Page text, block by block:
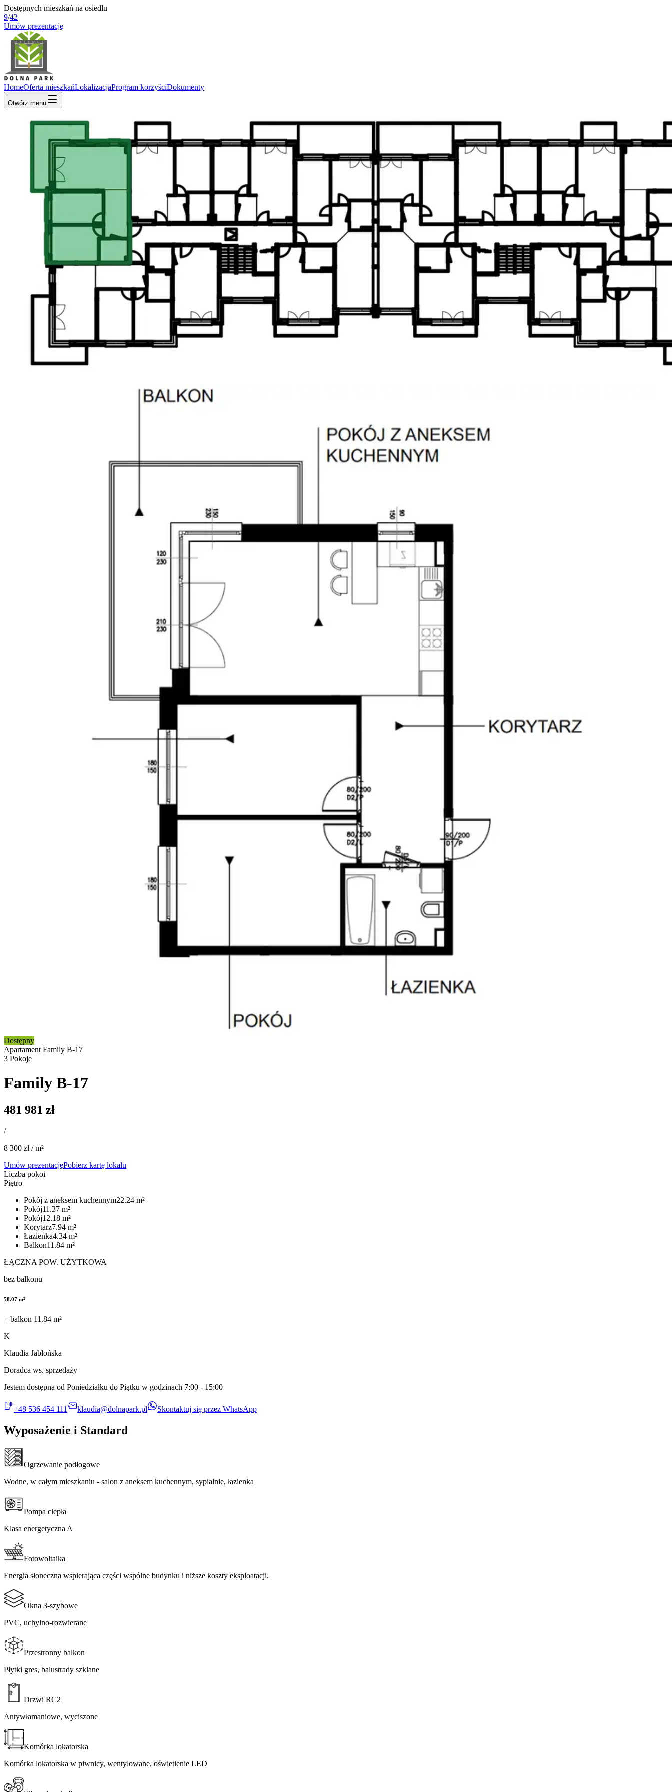
Dostępnych mieszkań na osiedlu
9/42
Umów prezentację
HomeOferta mieszkańLokalizacjaProgram korzyściDokumenty
Otwórz menu
Dostępny
Apartament Family B-17​​​​‌ ‍ ​‍​‍‌‍ ‌ ​‍‌‍‍‌‌‍‌ ‌‍‍‌‌‍ ‍​‍​‍​ ‍‍​‍​‍‌ ​ ‌‍​‌‌‍ ‍‌‍‍‌‌ ‌​‌ ‍‌​‍ ‍‌‍‍‌‌‍ ​‍​‍​‍ ​​‍​‍‌‍‍​‌ ​‍‌‍‌‌‌‍‌‍​‍​‍​ ‍‍​‍​‍​‍ ‌ ​ ‌ ‌​‌ ‌‌‌‍‌​‌‍‍‌‌‍ ​‍ ‌‍‍‌‌‍ ‍‌ ‌​‌‍‌‌‌‍ ‍‌ ‌​​‍ ‌‍‌‌‌‍‌​‌‍‍‌‌ ‌​​‍ ‌‍ ‌‌‍ ‌‍‌​‌‍‌‌​ ‌‌ ​​‌ ​‍‌‍‌‌‌ ​ ‌‍‌‌‌‍ ‍‌ ‌​‌‍​‌‌ ‌​‌‍‍‌‌‍ ‌‍ ‍​ ‍ ‌‍‍‌‌‍‌​​ ‌​ ​‌​ ​‍‌‍‌​‌‍​‍​ ‌​​ ‍‌‌‍‌​​ ‍​​‍ ‌‌‍​‌​ ‌‍​ ‌‌‌‍‌‌​‍ ‌​ ‌​‌‍​‍​ ​​​ ‌‍​‍ ‌​ ‍​​ ‌‌‌‍‌‍​ ‌‍​‍ ‌​ ​‌​ ​ ​ ‌ ​ ‌‌​ ‌​​ ‌​​ ​​​ ‌​‌‍‌‌‌‍​‌‌‍‌​​ ‌‍​ ‍ ‌ ‌​‌ ‍‌‌ ​​‌‍‌‌​ ‌‌‍​‌‌ ​​‌‍​‌‌ ​‍‌ ‌​‌‍ ‌‌‍‌‌‌‍ ‍‌ ‌​​ ‍ ‌ ​​‌‍​‌‌ ‌​‌‍‍​​ ‌‌‍ ‍‌‍​‌‌‍ ‌‌‍‌‌​ ‌‍​‍‌‍​‌‌ ​ ‌‍‌‌‌‌‌‌‌ ​‍‌‍ ​​ ‌​‍‌‌​ ​‍‌​‌‍‌ ​ ‌ ‌​‌ ‌‌‌‍‌​‌‍‍‌‌‍ ​‍‌‍‌‍‍‌‌‍‌​​ ‌​ ​‌​ ​‍‌‍‌​‌‍​‍​ ‌​​ ‍‌‌‍‌​​ ‍​​‍ ‌‌‍​‌​ ‌‍​ ‌‌‌‍‌‌​‍ ‌​ ‌​‌‍​‍​ ​​​ ‌‍​‍ ‌​ ‍​​ ‌‌‌‍‌‍​ ‌‍​‍ ‌​ ​‌​ ​ ​ ‌ ​ ‌‌​ ‌​​ ‌​​ ​​​ ‌​‌‍‌‌‌‍​‌‌‍‌​​ ‌‍​‍‌‍‌ ‌​‌ ‍‌‌ ​​‌‍‌‌​ ‌‌‍​‌‌ ​​‌‍​‌‌ ​‍‌ ‌​‌‍ ‌‌‍‌‌‌‍ ‍‌ ‌​​‍‌‍‌ ​​‌‍​‌‌ ‌​‌‍‍​​ ‌‌‍ ‍‌‍​‌‌‍ ‌‌‍‌‌​‍‌‍‌ ​​‌‍‌‌‌ ​‍‌ ​ ‌ ​​‌‍‌‌‌‍​ ‌ ‌​‌‍‍‌‌ ‌‍‌‍‌‌​ ‌‌ ​​‌ ‌‌‌‍​‍‌‍ ​‌‍‍‌‌ ​ ‌‍‍​‌‍‌‌‌‍‌​​‍​‍‌ ‌
3 Pokoje
Family B-17​​​​‌ ‍ ​‍​‍‌‍ ‌ ​‍‌‍‍‌‌‍‌ ‌‍‍‌‌‍ ‍​‍​‍​ ‍‍​‍​‍‌ ​ ‌‍​‌‌‍ ‍‌‍‍‌‌ ‌​‌ ‍‌​‍ ‍‌‍‍‌‌‍ ​‍​‍​‍ ​​‍​‍‌‍‍​‌ ​‍‌‍‌‌‌‍‌‍​‍​‍​ ‍‍​‍​‍​‍ ‌ ​ ‌ ‌​‌ ‌‌‌‍‌​‌‍‍‌‌‍ ​‍ ‌‍‍‌‌‍ ‍‌ ‌​‌‍‌‌‌‍ ‍‌ ‌​​‍ ‌‍‌‌‌‍‌​‌‍‍‌‌ ‌​​‍ ‌‍ ‌‌‍ ‌‍‌​‌‍‌‌​ ‌‌ ​​‌ ​‍‌‍‌‌‌ ​ ‌‍‌‌‌‍ ‍‌ ‌​‌‍​‌‌ ‌​‌‍‍‌‌‍ ‌‍ ‍​ ‍ ‌‍‍‌‌‍‌​​ ‌​ ​‌​ ​‍‌‍‌​‌‍​‍​ ‌​​ ‍‌‌‍‌​​ ‍​​‍ ‌‌‍​‌​ ‌‍​ ‌‌‌‍‌‌​‍ ‌​ ‌​‌‍​‍​ ​​​ ‌‍​‍ ‌​ ‍​​ ‌‌‌‍‌‍​ ‌‍​‍ ‌​ ​‌​ ​ ​ ‌ ​ ‌‌​ ‌​​ ‌​​ ​​​ ‌​‌‍‌‌‌‍​‌‌‍‌​​ ‌‍​ ‍ ‌ ‌​‌ ‍‌‌ ​​‌‍‌‌​ ‌‌‍​‌‌ ​​‌‍​‌‌ ​‍‌ ‌​‌‍ ‌‌‍‌‌‌‍ ‍‌ ‌​​ ‍ ‌ ​​‌‍​‌‌ ‌​‌‍‍​​ ‌‌‍ ‍‌‍​‌‌‍ ‌‌‍‌‌​ ‌‍​‍‌‍​‌‌ ​ ‌‍‌‌‌‌‌‌‌ ​‍‌‍ ​​ ‌​‍‌‌​ ​‍‌​‌‍‌ ​ ‌ ‌​‌ ‌‌‌‍‌​‌‍‍‌‌‍ ​‍‌‍‌‍‍‌‌‍‌​​ ‌​ ​‌​ ​‍‌‍‌​‌‍​‍​ ‌​​ ‍‌‌‍‌​​ ‍​​‍ ‌‌‍​‌​ ‌‍​ ‌‌‌‍‌‌​‍ ‌​ ‌​‌‍​‍​ ​​​ ‌‍​‍ ‌​ ‍​​ ‌‌‌‍‌‍​ ‌‍​‍ ‌​ ​‌​ ​ ​ ‌ ​ ‌‌​ ‌​​ ‌​​ ​​​ ‌​‌‍‌‌‌‍​‌‌‍‌​​ ‌‍​‍‌‍‌ ‌​‌ ‍‌‌ ​​‌‍‌‌​ ‌‌‍​‌‌ ​​‌‍​‌‌ ​‍‌ ‌​‌‍ ‌‌‍‌‌‌‍ ‍‌ ‌​​‍‌‍‌ ​​‌‍​‌‌ ‌​‌‍‍​​ ‌‌‍ ‍‌‍​‌‌‍ ‌‌‍‌‌​‍‌‍‌ ​​‌‍‌‌‌ ​‍‌ ​ ‌ ​​‌‍‌‌‌‍​ ‌ ‌​‌‍‍‌‌ ‌‍‌‍‌‌​ ‌‌ ​​‌ ‌‌‌‍​‍‌‍ ​‌‍‍‌‌ ​ ‌‍‍​‌‍‌‌‌‍‌​​‍​‍‌ ‌
481 981 zł
/
8 300 zł / m²
Umów prezentacjęPobierz kartę lokalu
Liczba pokoi
Piętro
Pokój z aneksem kuchennym​​​​‌ ‍ ​‍​‍‌‍ ‌ ​‍‌‍‍‌‌‍‌ ‌‍‍‌‌‍ ‍​‍​‍​ ‍‍​‍​‍‌ ​ ‌‍​‌‌‍ ‍‌‍‍‌‌ ‌​‌ ‍‌​‍ ‍‌‍‍‌‌‍ ​‍​‍​‍ ​​‍​‍‌‍‍​‌ ​‍‌‍‌‌‌‍‌‍​‍​‍​ ‍‍​‍​‍​‍ ‌ ​ ‌ ‌​‌ ‌‌‌‍‌​‌‍‍‌‌‍ ​‍ ‌‍‍‌‌‍ ‍‌ ‌​‌‍‌‌‌‍ ‍‌ ‌​​‍ ‌‍‌‌‌‍‌​‌‍‍‌‌ ‌​​‍ ‌‍ ‌‌‍ ‌‍‌​‌‍‌‌​ ‌‌ ​​‌ ​‍‌‍‌‌‌ ​ ‌‍‌‌‌‍ ‍‌ ‌​‌‍​‌‌ ‌​‌‍‍‌‌‍ ‌‍ ‍​ ‍ ‌‍‍‌‌‍‌​​ ‌​ ​‌​ ​‍‌‍‌​‌‍​‍​ ‌​​ ‍‌‌‍‌​​ ‍​​‍ ‌‌‍​‌​ ‌‍​ ‌‌‌‍‌‌​‍ ‌​ ‌​‌‍​‍​ ​​​ ‌‍​‍ ‌​ ‍​​ ‌‌‌‍‌‍​ ‌‍​‍ ‌​ ​‌​ ​ ​ ‌ ​ ‌‌​ ‌​​ ‌​​ ​​​ ‌​‌‍‌‌‌‍​‌‌‍‌​​ ‌‍​ ‍ ‌ ‌​‌ ‍‌‌ ​​‌‍‌‌​ ‌‌‍​‌‌ ​​‌‍​‌‌ ​‍‌ ‌​‌‍ ‌‌‍‌‌‌‍ ‍‌ ‌​​ ‍ ‌ ​​‌‍​‌‌ ‌​‌‍‍​​ ‌‌ ​‍‌‍ ‌‍ ‌‍ ‌‌ ​ ‌​‌​‌‍‌‌‌ ‌​‌‍​‌‌‍‍‌‌‍ ​‌ ​ ​‍‌‌​ ‌‌‌​​‍‌‌ ‌‍‍ ‌‍‌‌‌ ‍‌​‍‌‌​ ​ ‌​‌​​‍‌‌​ ​ ‌​‌​​‍‌‌​ ​‍​ ​‍​ ​‌‌‍‌​‌‍‌‍‌‍‌‌​ ‍‌​ ​ ​ ​​‌‍‌​​ ‌ ‌‍‌​‌‍​‍‌‍‌‍​‍‌‌​ ​‍​ ​‍​‍‌‌​ ‌‌‌​‌​​‍ ‍‌‍ ‍‌‍​‌‌‍ ‌‌‍‌‌​ ‌‍​‍‌‍​‌‌ ​ ‌‍‌‌‌‌‌‌‌ ​‍‌‍ ​​ ‌​‍‌‌​ ​‍‌​‌‍‌ ​ ‌ ‌​‌ ‌‌‌‍‌​‌‍‍‌‌‍ ​‍‌‍‌‍‍‌‌‍‌​​ ‌​ ​‌​ ​‍‌‍‌​‌‍​‍​ ‌​​ ‍‌‌‍‌​​ ‍​​‍ ‌‌‍​‌​ ‌‍​ ‌‌‌‍‌‌​‍ ‌​ ‌​‌‍​‍​ ​​​ ‌‍​‍ ‌​ ‍​​ ‌‌‌‍‌‍​ ‌‍​‍ ‌​ ​‌​ ​ ​ ‌ ​ ‌‌​ ‌​​ ‌​​ ​​​ ‌​‌‍‌‌‌‍​‌‌‍‌​​ ‌‍​‍‌‍‌ ‌​‌ ‍‌‌ ​​‌‍‌‌​ ‌‌‍​‌‌ ​​‌‍​‌‌ ​‍‌ ‌​‌‍ ‌‌‍‌‌‌‍ ‍‌ ‌​​‍‌‍‌ ​​‌‍​‌‌ ‌​‌‍‍​​ ‌‌ ​‍‌‍ ‌‍ ‌‍ ‌‌ ​ ‌​‌​‌‍‌‌‌ ‌​‌‍​‌‌‍‍‌‌‍ ​‌ ​ ​‍‌‌​ ‌‌‌​​‍‌‌ ‌‍‍ ‌‍‌‌‌ ‍‌​‍‌‌​ ​ ‌​‌​​‍‌‌​ ​ ‌​‌​​‍‌‌​ ​‍​ ​‍​ ​‌‌‍‌​‌‍‌‍‌‍‌‌​ ‍‌​ ​ ​ ​​‌‍‌​​ ‌ ‌‍‌​‌‍​‍‌‍‌‍​‍‌‌​ ​‍​ ​‍​‍‌‌​ ‌‌‌​‌​​‍ ‍‌‍ ‍‌‍​‌‌‍ ‌‌‍‌‌​‍‌‍‌ ​​‌‍‌‌‌ ​‍‌ ​ ‌ ​​‌‍‌‌‌‍​ ‌ ‌​‌‍‍‌‌ ‌‍‌‍‌‌​ ‌‌ ​​‌ ‌‌‌‍​‍‌‍ ​‌‍‍‌‌ ​ ‌‍‍​‌‍‌‌‌‍‌​​‍​‍‌ ‌22.24 m²
Pokój​​​​‌ ‍ ​‍​‍‌‍ ‌ ​‍‌‍‍‌‌‍‌ ‌‍‍‌‌‍ ‍​‍​‍​ ‍‍​‍​‍‌ ​ ‌‍​‌‌‍ ‍‌‍‍‌‌ ‌​‌ ‍‌​‍ ‍‌‍‍‌‌‍ ​‍​‍​‍ ​​‍​‍‌‍‍​‌ ​‍‌‍‌‌‌‍‌‍​‍​‍​ ‍‍​‍​‍​‍ ‌ ​ ‌ ‌​‌ ‌‌‌‍‌​‌‍‍‌‌‍ ​‍ ‌‍‍‌‌‍ ‍‌ ‌​‌‍‌‌‌‍ ‍‌ ‌​​‍ ‌‍‌‌‌‍‌​‌‍‍‌‌ ‌​​‍ ‌‍ ‌‌‍ ‌‍‌​‌‍‌‌​ ‌‌ ​​‌ ​‍‌‍‌‌‌ ​ ‌‍‌‌‌‍ ‍‌ ‌​‌‍​‌‌ ‌​‌‍‍‌‌‍ ‌‍ ‍​ ‍ ‌‍‍‌‌‍‌​​ ‌​ ​‌​ ​‍‌‍‌​‌‍​‍​ ‌​​ ‍‌‌‍‌​​ ‍​​‍ ‌‌‍​‌​ ‌‍​ ‌‌‌‍‌‌​‍ ‌​ ‌​‌‍​‍​ ​​​ ‌‍​‍ ‌​ ‍​​ ‌‌‌‍‌‍​ ‌‍​‍ ‌​ ​‌​ ​ ​ ‌ ​ ‌‌​ ‌​​ ‌​​ ​​​ ‌​‌‍‌‌‌‍​‌‌‍‌​​ ‌‍​ ‍ ‌ ‌​‌ ‍‌‌ ​​‌‍‌‌​ ‌‌‍​‌‌ ​​‌‍​‌‌ ​‍‌ ‌​‌‍ ‌‌‍‌‌‌‍ ‍‌ ‌​​ ‍ ‌ ​​‌‍​‌‌ ‌​‌‍‍​​ ‌‌ ​‍‌‍ ‌‍ ‌‍ ‌‌ ​ ‌​‌​‌‍‌‌‌ ‌​‌‍​‌‌‍‍‌‌‍ ​‌ ​ ​‍‌‌​ ‌‌‌​​‍‌‌ ‌‍‍ ‌‍‌‌‌ ‍‌​‍‌‌​ ​ ‌​‌​​‍‌‌​ ​ ‌​‌​​‍‌‌​ ​‍​ ​‍‌‍‌​​ ‌‌​ ​‌​ ​‍​ ‍​​ ​​​ ​ ​ ​‌​ ​ ​ ‌‍‌‍‌‌‌‍​ ​‍‌‌​ ​‍​ ​‍​‍‌‌​ ‌‌‌​‌​​‍ ‍‌‍ ‍‌‍​‌‌‍ ‌‌‍‌‌​ ‌‍​‍‌‍​‌‌ ​ ‌‍‌‌‌‌‌‌‌ ​‍‌‍ ​​ ‌​‍‌‌​ ​‍‌​‌‍‌ ​ ‌ ‌​‌ ‌‌‌‍‌​‌‍‍‌‌‍ ​‍‌‍‌‍‍‌‌‍‌​​ ‌​ ​‌​ ​‍‌‍‌​‌‍​‍​ ‌​​ ‍‌‌‍‌​​ ‍​​‍ ‌‌‍​‌​ ‌‍​ ‌‌‌‍‌‌​‍ ‌​ ‌​‌‍​‍​ ​​​ ‌‍​‍ ‌​ ‍​​ ‌‌‌‍‌‍​ ‌‍​‍ ‌​ ​‌​ ​ ​ ‌ ​ ‌‌​ ‌​​ ‌​​ ​​​ ‌​‌‍‌‌‌‍​‌‌‍‌​​ ‌‍​‍‌‍‌ ‌​‌ ‍‌‌ ​​‌‍‌‌​ ‌‌‍​‌‌ ​​‌‍​‌‌ ​‍‌ ‌​‌‍ ‌‌‍‌‌‌‍ ‍‌ ‌​​‍‌‍‌ ​​‌‍​‌‌ ‌​‌‍‍​​ ‌‌ ​‍‌‍ ‌‍ ‌‍ ‌‌ ​ ‌​‌​‌‍‌‌‌ ‌​‌‍​‌‌‍‍‌‌‍ ​‌ ​ ​‍‌‌​ ‌‌‌​​‍‌‌ ‌‍‍ ‌‍‌‌‌ ‍‌​‍‌‌​ ​ ‌​‌​​‍‌‌​ ​ ‌​‌​​‍‌‌​ ​‍​ ​‍‌‍‌​​ ‌‌​ ​‌​ ​‍​ ‍​​ ​​​ ​ ​ ​‌​ ​ ​ ‌‍‌‍‌‌‌‍​ ​‍‌‌​ ​‍​ ​‍​‍‌‌​ ‌‌‌​‌​​‍ ‍‌‍ ‍‌‍​‌‌‍ ‌‌‍‌‌​‍‌‍‌ ​​‌‍‌‌‌ ​‍‌ ​ ‌ ​​‌‍‌‌‌‍​ ‌ ‌​‌‍‍‌‌ ‌‍‌‍‌‌​ ‌‌ ​​‌ ‌‌‌‍​‍‌‍ ​‌‍‍‌‌ ​ ‌‍‍​‌‍‌‌‌‍‌​​‍​‍‌ ‌11.37 m²
Pokój​​​​‌ ‍ ​‍​‍‌‍ ‌ ​‍‌‍‍‌‌‍‌ ‌‍‍‌‌‍ ‍​‍​‍​ ‍‍​‍​‍‌ ​ ‌‍​‌‌‍ ‍‌‍‍‌‌ ‌​‌ ‍‌​‍ ‍‌‍‍‌‌‍ ​‍​‍​‍ ​​‍​‍‌‍‍​‌ ​‍‌‍‌‌‌‍‌‍​‍​‍​ ‍‍​‍​‍​‍ ‌ ​ ‌ ‌​‌ ‌‌‌‍‌​‌‍‍‌‌‍ ​‍ ‌‍‍‌‌‍ ‍‌ ‌​‌‍‌‌‌‍ ‍‌ ‌​​‍ ‌‍‌‌‌‍‌​‌‍‍‌‌ ‌​​‍ ‌‍ ‌‌‍ ‌‍‌​‌‍‌‌​ ‌‌ ​​‌ ​‍‌‍‌‌‌ ​ ‌‍‌‌‌‍ ‍‌ ‌​‌‍​‌‌ ‌​‌‍‍‌‌‍ ‌‍ ‍​ ‍ ‌‍‍‌‌‍‌​​ ‌​ ​‌​ ​‍‌‍‌​‌‍​‍​ ‌​​ ‍‌‌‍‌​​ ‍​​‍ ‌‌‍​‌​ ‌‍​ ‌‌‌‍‌‌​‍ ‌​ ‌​‌‍​‍​ ​​​ ‌‍​‍ ‌​ ‍​​ ‌‌‌‍‌‍​ ‌‍​‍ ‌​ ​‌​ ​ ​ ‌ ​ ‌‌​ ‌​​ ‌​​ ​​​ ‌​‌‍‌‌‌‍​‌‌‍‌​​ ‌‍​ ‍ ‌ ‌​‌ ‍‌‌ ​​‌‍‌‌​ ‌‌‍​‌‌ ​​‌‍​‌‌ ​‍‌ ‌​‌‍ ‌‌‍‌‌‌‍ ‍‌ ‌​​ ‍ ‌ ​​‌‍​‌‌ ‌​‌‍‍​​ ‌‌ ​‍‌‍ ‌‍ ‌‍ ‌‌ ​ ‌​‌​‌‍‌‌‌ ‌​‌‍​‌‌‍‍‌‌‍ ​‌ ​ ​‍‌‌​ ‌‌‌​​‍‌‌ ‌‍‍ ‌‍‌‌‌ ‍‌​‍‌‌​ ​ ‌​‌​​‍‌‌​ ​ ‌​‌​​‍‌‌​ ​‍​ ​‍​ ‍‌​ ‌‍​ ‌‌‌‍​‌​ ​‍​ ​‍‌‍‌​​ ​ ​ ‌‍​ ‍‌‌‍​‌​ ‍‌​‍‌‌​ ​‍​ ​‍​‍‌‌​ ‌‌‌​‌​​‍ ‍‌‍ ‍‌‍​‌‌‍ ‌‌‍‌‌​ ‌‍​‍‌‍​‌‌ ​ ‌‍‌‌‌‌‌‌‌ ​‍‌‍ ​​ ‌​‍‌‌​ ​‍‌​‌‍‌ ​ ‌ ‌​‌ ‌‌‌‍‌​‌‍‍‌‌‍ ​‍‌‍‌‍‍‌‌‍‌​​ ‌​ ​‌​ ​‍‌‍‌​‌‍​‍​ ‌​​ ‍‌‌‍‌​​ ‍​​‍ ‌‌‍​‌​ ‌‍​ ‌‌‌‍‌‌​‍ ‌​ ‌​‌‍​‍​ ​​​ ‌‍​‍ ‌​ ‍​​ ‌‌‌‍‌‍​ ‌‍​‍ ‌​ ​‌​ ​ ​ ‌ ​ ‌‌​ ‌​​ ‌​​ ​​​ ‌​‌‍‌‌‌‍​‌‌‍‌​​ ‌‍​‍‌‍‌ ‌​‌ ‍‌‌ ​​‌‍‌‌​ ‌‌‍​‌‌ ​​‌‍​‌‌ ​‍‌ ‌​‌‍ ‌‌‍‌‌‌‍ ‍‌ ‌​​‍‌‍‌ ​​‌‍​‌‌ ‌​‌‍‍​​ ‌‌ ​‍‌‍ ‌‍ ‌‍ ‌‌ ​ ‌​‌​‌‍‌‌‌ ‌​‌‍​‌‌‍‍‌‌‍ ​‌ ​ ​‍‌‌​ ‌‌‌​​‍‌‌ ‌‍‍ ‌‍‌‌‌ ‍‌​‍‌‌​ ​ ‌​‌​​‍‌‌​ ​ ‌​‌​​‍‌‌​ ​‍​ ​‍​ ‍‌​ ‌‍​ ‌‌‌‍​‌​ ​‍​ ​‍‌‍‌​​ ​ ​ ‌‍​ ‍‌‌‍​‌​ ‍‌​‍‌‌​ ​‍​ ​‍​‍‌‌​ ‌‌‌​‌​​‍ ‍‌‍ ‍‌‍​‌‌‍ ‌‌‍‌‌​‍‌‍‌ ​​‌‍‌‌‌ ​‍‌ ​ ‌ ​​‌‍‌‌‌‍​ ‌ ‌​‌‍‍‌‌ ‌‍‌‍‌‌​ ‌‌ ​​‌ ‌‌‌‍​‍‌‍ ​‌‍‍‌‌ ​ ‌‍‍​‌‍‌‌‌‍‌​​‍​‍‌ ‌12.18 m²
Korytarz​​​​‌ ‍ ​‍​‍‌‍ ‌ ​‍‌‍‍‌‌‍‌ ‌‍‍‌‌‍ ‍​‍​‍​ ‍‍​‍​‍‌ ​ ‌‍​‌‌‍ ‍‌‍‍‌‌ ‌​‌ ‍‌​‍ ‍‌‍‍‌‌‍ ​‍​‍​‍ ​​‍​‍‌‍‍​‌ ​‍‌‍‌‌‌‍‌‍​‍​‍​ ‍‍​‍​‍​‍ ‌ ​ ‌ ‌​‌ ‌‌‌‍‌​‌‍‍‌‌‍ ​‍ ‌‍‍‌‌‍ ‍‌ ‌​‌‍‌‌‌‍ ‍‌ ‌​​‍ ‌‍‌‌‌‍‌​‌‍‍‌‌ ‌​​‍ ‌‍ ‌‌‍ ‌‍‌​‌‍‌‌​ ‌‌ ​​‌ ​‍‌‍‌‌‌ ​ ‌‍‌‌‌‍ ‍‌ ‌​‌‍​‌‌ ‌​‌‍‍‌‌‍ ‌‍ ‍​ ‍ ‌‍‍‌‌‍‌​​ ‌​ ​‌​ ​‍‌‍‌​‌‍​‍​ ‌​​ ‍‌‌‍‌​​ ‍​​‍ ‌‌‍​‌​ ‌‍​ ‌‌‌‍‌‌​‍ ‌​ ‌​‌‍​‍​ ​​​ ‌‍​‍ ‌​ ‍​​ ‌‌‌‍‌‍​ ‌‍​‍ ‌​ ​‌​ ​ ​ ‌ ​ ‌‌​ ‌​​ ‌​​ ​​​ ‌​‌‍‌‌‌‍​‌‌‍‌​​ ‌‍​ ‍ ‌ ‌​‌ ‍‌‌ ​​‌‍‌‌​ ‌‌‍​‌‌ ​​‌‍​‌‌ ​‍‌ ‌​‌‍ ‌‌‍‌‌‌‍ ‍‌ ‌​​ ‍ ‌ ​​‌‍​‌‌ ‌​‌‍‍​​ ‌‌ ​‍‌‍ ‌‍ ‌‍ ‌‌ ​ ‌​‌​‌‍‌‌‌ ‌​‌‍​‌‌‍‍‌‌‍ ​‌ ​ ​‍‌‌​ ‌‌‌​​‍‌‌ ‌‍‍ ‌‍‌‌‌ ‍‌​‍‌‌​ ​ ‌​‌​​‍‌‌​ ​ ‌​‌​​‍‌‌​ ​‍​ ​‍​ ‌‌‌‍​‌​ ​ ​ ‍​‌‍​ ‌‍​‌​ ‌ ​ ‌‌‌‍​ ​ ‍​‌‍‌​​ ‍​​‍‌‌​ ​‍​ ​‍​‍‌‌​ ‌‌‌​‌​​‍ ‍‌‍ ‍‌‍​‌‌‍ ‌‌‍‌‌​ ‌‍​‍‌‍​‌‌ ​ ‌‍‌‌‌‌‌‌‌ ​‍‌‍ ​​ ‌​‍‌‌​ ​‍‌​‌‍‌ ​ ‌ ‌​‌ ‌‌‌‍‌​‌‍‍‌‌‍ ​‍‌‍‌‍‍‌‌‍‌​​ ‌​ ​‌​ ​‍‌‍‌​‌‍​‍​ ‌​​ ‍‌‌‍‌​​ ‍​​‍ ‌‌‍​‌​ ‌‍​ ‌‌‌‍‌‌​‍ ‌​ ‌​‌‍​‍​ ​​​ ‌‍​‍ ‌​ ‍​​ ‌‌‌‍‌‍​ ‌‍​‍ ‌​ ​‌​ ​ ​ ‌ ​ ‌‌​ ‌​​ ‌​​ ​​​ ‌​‌‍‌‌‌‍​‌‌‍‌​​ ‌‍​‍‌‍‌ ‌​‌ ‍‌‌ ​​‌‍‌‌​ ‌‌‍​‌‌ ​​‌‍​‌‌ ​‍‌ ‌​‌‍ ‌‌‍‌‌‌‍ ‍‌ ‌​​‍‌‍‌ ​​‌‍​‌‌ ‌​‌‍‍​​ ‌‌ ​‍‌‍ ‌‍ ‌‍ ‌‌ ​ ‌​‌​‌‍‌‌‌ ‌​‌‍​‌‌‍‍‌‌‍ ​‌ ​ ​‍‌‌​ ‌‌‌​​‍‌‌ ‌‍‍ ‌‍‌‌‌ ‍‌​‍‌‌​ ​ ‌​‌​​‍‌‌​ ​ ‌​‌​​‍‌‌​ ​‍​ ​‍​ ‌‌‌‍​‌​ ​ ​ ‍​‌‍​ ‌‍​‌​ ‌ ​ ‌‌‌‍​ ​ ‍​‌‍‌​​ ‍​​‍‌‌​ ​‍​ ​‍​‍‌‌​ ‌‌‌​‌​​‍ ‍‌‍ ‍‌‍​‌‌‍ ‌‌‍‌‌​‍‌‍‌ ​​‌‍‌‌‌ ​‍‌ ​ ‌ ​​‌‍‌‌‌‍​ ‌ ‌​‌‍‍‌‌ ‌‍‌‍‌‌​ ‌‌ ​​‌ ‌‌‌‍​‍‌‍ ​‌‍‍‌‌ ​ ‌‍‍​‌‍‌‌‌‍‌​​‍​‍‌ ‌7.94 m²
Łazienka​​​​‌ ‍ ​‍​‍‌‍ ‌ ​‍‌‍‍‌‌‍‌ ‌‍‍‌‌‍ ‍​‍​‍​ ‍‍​‍​‍‌ ​ ‌‍​‌‌‍ ‍‌‍‍‌‌ ‌​‌ ‍‌​‍ ‍‌‍‍‌‌‍ ​‍​‍​‍ ​​‍​‍‌‍‍​‌ ​‍‌‍‌‌‌‍‌‍​‍​‍​ ‍‍​‍​‍​‍ ‌ ​ ‌ ‌​‌ ‌‌‌‍‌​‌‍‍‌‌‍ ​‍ ‌‍‍‌‌‍ ‍‌ ‌​‌‍‌‌‌‍ ‍‌ ‌​​‍ ‌‍‌‌‌‍‌​‌‍‍‌‌ ‌​​‍ ‌‍ ‌‌‍ ‌‍‌​‌‍‌‌​ ‌‌ ​​‌ ​‍‌‍‌‌‌ ​ ‌‍‌‌‌‍ ‍‌ ‌​‌‍​‌‌ ‌​‌‍‍‌‌‍ ‌‍ ‍​ ‍ ‌‍‍‌‌‍‌​​ ‌​ ​‌​ ​‍‌‍‌​‌‍​‍​ ‌​​ ‍‌‌‍‌​​ ‍​​‍ ‌‌‍​‌​ ‌‍​ ‌‌‌‍‌‌​‍ ‌​ ‌​‌‍​‍​ ​​​ ‌‍​‍ ‌​ ‍​​ ‌‌‌‍‌‍​ ‌‍​‍ ‌​ ​‌​ ​ ​ ‌ ​ ‌‌​ ‌​​ ‌​​ ​​​ ‌​‌‍‌‌‌‍​‌‌‍‌​​ ‌‍​ ‍ ‌ ‌​‌ ‍‌‌ ​​‌‍‌‌​ ‌‌‍​‌‌ ​​‌‍​‌‌ ​‍‌ ‌​‌‍ ‌‌‍‌‌‌‍ ‍‌ ‌​​ ‍ ‌ ​​‌‍​‌‌ ‌​‌‍‍​​ ‌‌ ​‍‌‍ ‌‍ ‌‍ ‌‌ ​ ‌​‌​‌‍‌‌‌ ‌​‌‍​‌‌‍‍‌‌‍ ​‌ ​ ​‍‌‌​ ‌‌‌​​‍‌‌ ‌‍‍ ‌‍‌‌‌ ‍‌​‍‌‌​ ​ ‌​‌​​‍‌‌​ ​ ‌​‌​​‍‌‌​ ​‍​ ​‍‌‍‌​‌‍​ ​ ‍​‌‍‌‌‌‍​‍‌‍​ ‌‍​‍​ ‍‌​ ‌‍​ ​‌​ ‌ ​ ​​​‍‌‌​ ​‍​ ​‍​‍‌‌​ ‌‌‌​‌​​‍ ‍‌‍ ‍‌‍​‌‌‍ ‌‌‍‌‌​ ‌‍​‍‌‍​‌‌ ​ ‌‍‌‌‌‌‌‌‌ ​‍‌‍ ​​ ‌​‍‌‌​ ​‍‌​‌‍‌ ​ ‌ ‌​‌ ‌‌‌‍‌​‌‍‍‌‌‍ ​‍‌‍‌‍‍‌‌‍‌​​ ‌​ ​‌​ ​‍‌‍‌​‌‍​‍​ ‌​​ ‍‌‌‍‌​​ ‍​​‍ ‌‌‍​‌​ ‌‍​ ‌‌‌‍‌‌​‍ ‌​ ‌​‌‍​‍​ ​​​ ‌‍​‍ ‌​ ‍​​ ‌‌‌‍‌‍​ ‌‍​‍ ‌​ ​‌​ ​ ​ ‌ ​ ‌‌​ ‌​​ ‌​​ ​​​ ‌​‌‍‌‌‌‍​‌‌‍‌​​ ‌‍​‍‌‍‌ ‌​‌ ‍‌‌ ​​‌‍‌‌​ ‌‌‍​‌‌ ​​‌‍​‌‌ ​‍‌ ‌​‌‍ ‌‌‍‌‌‌‍ ‍‌ ‌​​‍‌‍‌ ​​‌‍​‌‌ ‌​‌‍‍​​ ‌‌ ​‍‌‍ ‌‍ ‌‍ ‌‌ ​ ‌​‌​‌‍‌‌‌ ‌​‌‍​‌‌‍‍‌‌‍ ​‌ ​ ​‍‌‌​ ‌‌‌​​‍‌‌ ‌‍‍ ‌‍‌‌‌ ‍‌​‍‌‌​ ​ ‌​‌​​‍‌‌​ ​ ‌​‌​​‍‌‌​ ​‍​ ​‍‌‍‌​‌‍​ ​ ‍​‌‍‌‌‌‍​‍‌‍​ ‌‍​‍​ ‍‌​ ‌‍​ ​‌​ ‌ ​ ​​​‍‌‌​ ​‍​ ​‍​‍‌‌​ ‌‌‌​‌​​‍ ‍‌‍ ‍‌‍​‌‌‍ ‌‌‍‌‌​‍‌‍‌ ​​‌‍‌‌‌ ​‍‌ ​ ‌ ​​‌‍‌‌‌‍​ ‌ ‌​‌‍‍‌‌ ‌‍‌‍‌‌​ ‌‌ ​​‌ ‌‌‌‍​‍‌‍ ​‌‍‍‌‌ ​ ‌‍‍​‌‍‌‌‌‍‌​​‍​‍‌ ‌4.34 m²
Balkon​​​​‌ ‍ ​‍​‍‌‍ ‌ ​‍‌‍‍‌‌‍‌ ‌‍‍‌‌‍ ‍​‍​‍​ ‍‍​‍​‍‌ ​ ‌‍​‌‌‍ ‍‌‍‍‌‌ ‌​‌ ‍‌​‍ ‍‌‍‍‌‌‍ ​‍​‍​‍ ​​‍​‍‌‍‍​‌ ​‍‌‍‌‌‌‍‌‍​‍​‍​ ‍‍​‍​‍​‍ ‌ ​ ‌ ‌​‌ ‌‌‌‍‌​‌‍‍‌‌‍ ​‍ ‌‍‍‌‌‍ ‍‌ ‌​‌‍‌‌‌‍ ‍‌ ‌​​‍ ‌‍‌‌‌‍‌​‌‍‍‌‌ ‌​​‍ ‌‍ ‌‌‍ ‌‍‌​‌‍‌‌​ ‌‌ ​​‌ ​‍‌‍‌‌‌ ​ ‌‍‌‌‌‍ ‍‌ ‌​‌‍​‌‌ ‌​‌‍‍‌‌‍ ‌‍ ‍​ ‍ ‌‍‍‌‌‍‌​​ ‌​ ​‌​ ​‍‌‍‌​‌‍​‍​ ‌​​ ‍‌‌‍‌​​ ‍​​‍ ‌‌‍​‌​ ‌‍​ ‌‌‌‍‌‌​‍ ‌​ ‌​‌‍​‍​ ​​​ ‌‍​‍ ‌​ ‍​​ ‌‌‌‍‌‍​ ‌‍​‍ ‌​ ​‌​ ​ ​ ‌ ​ ‌‌​ ‌​​ ‌​​ ​​​ ‌​‌‍‌‌‌‍​‌‌‍‌​​ ‌‍​ ‍ ‌ ‌​‌ ‍‌‌ ​​‌‍‌‌​ ‌‌‍​‌‌ ​​‌‍​‌‌ ​‍‌ ‌​‌‍ ‌‌‍‌‌‌‍ ‍‌ ‌​​ ‍ ‌ ​​‌‍​‌‌ ‌​‌‍‍​​ ‌‌ ​‍‌‍ ‌‍ ‌‍ ‌‌ ​ ‌​‌​‌‍‌‌‌ ‌​‌‍​‌‌‍‍‌‌‍ ​‌ ​ ​‍‌‌​ ‌‌‌​​‍‌‌ ‌‍‍ ‌‍‌‌‌ ‍‌​‍‌‌​ ​ ‌​‌​​‍‌‌​ ​ ‌​‌​​‍‌‌​ ​‍​ ​‍​ ‌​‌‍‌‌​ ​ ​ ‌​​ ‌‌​ ‌ ​ ​​​ ‍​‌‍​ ​ ​‌​ ‌‌​ ‌‌​‍‌‌​ ​‍​ ​‍​‍‌‌​ ‌‌‌​‌​​‍ ‍‌‍ ‍‌‍​‌‌‍ ‌‌‍‌‌​ ‌‍​‍‌‍​‌‌ ​ ‌‍‌‌‌‌‌‌‌ ​‍‌‍ ​​ ‌​‍‌‌​ ​‍‌​‌‍‌ ​ ‌ ‌​‌ ‌‌‌‍‌​‌‍‍‌‌‍ ​‍‌‍‌‍‍‌‌‍‌​​ ‌​ ​‌​ ​‍‌‍‌​‌‍​‍​ ‌​​ ‍‌‌‍‌​​ ‍​​‍ ‌‌‍​‌​ ‌‍​ ‌‌‌‍‌‌​‍ ‌​ ‌​‌‍​‍​ ​​​ ‌‍​‍ ‌​ ‍​​ ‌‌‌‍‌‍​ ‌‍​‍ ‌​ ​‌​ ​ ​ ‌ ​ ‌‌​ ‌​​ ‌​​ ​​​ ‌​‌‍‌‌‌‍​‌‌‍‌​​ ‌‍​‍‌‍‌ ‌​‌ ‍‌‌ ​​‌‍‌‌​ ‌‌‍​‌‌ ​​‌‍​‌‌ ​‍‌ ‌​‌‍ ‌‌‍‌‌‌‍ ‍‌ ‌​​‍‌‍‌ ​​‌‍​‌‌ ‌​‌‍‍​​ ‌‌ ​‍‌‍ ‌‍ ‌‍ ‌‌ ​ ‌​‌​‌‍‌‌‌ ‌​‌‍​‌‌‍‍‌‌‍ ​‌ ​ ​‍‌‌​ ‌‌‌​​‍‌‌ ‌‍‍ ‌‍‌‌‌ ‍‌​‍‌‌​ ​ ‌​‌​​‍‌‌​ ​ ‌​‌​​‍‌‌​ ​‍​ ​‍​ ‌​‌‍‌‌​ ​ ​ ‌​​ ‌‌​ ‌ ​ ​​​ ‍​‌‍​ ​ ​‌​ ‌‌​ ‌‌​‍‌‌​ ​‍​ ​‍​‍‌‌​ ‌‌‌​‌​​‍ ‍‌‍ ‍‌‍​‌‌‍ ‌‌‍‌‌​‍‌‍‌ ​​‌‍‌‌‌ ​‍‌ ​ ‌ ​​‌‍‌‌‌‍​ ‌ ‌​‌‍‍‌‌ ‌‍‌‍‌‌​ ‌‌ ​​‌ ‌‌‌‍​‍‌‍ ​‌‍‍‌‌ ​ ‌‍‍​‌‍‌‌‌‍‌​​‍​‍‌ ‌11.84 m²
ŁĄCZNA POW. UŻYTKOWA
bez balkonu
58.07 m²
+ balkon 11.84 m²
K
Klaudia Jabłońska​​​​‌ ‍ ​‍​‍‌‍ ‌ ​‍‌‍‍‌‌‍‌ ‌‍‍‌‌‍ ‍​‍​‍​ ‍‍​‍​‍‌ ​ ‌‍​‌‌‍ ‍‌‍‍‌‌ ‌​‌ ‍‌​‍ ‍‌‍‍‌‌‍ ​‍​‍​‍ ​​‍​‍‌‍‍​‌ ​‍‌‍‌‌‌‍‌‍​‍​‍​ ‍‍​‍​‍​‍ ‌ ​ ‌ ‌​‌ ‌‌‌‍‌​‌‍‍‌‌‍ ​‍ ‌‍‍‌‌‍ ‍‌ ‌​‌‍‌‌‌‍ ‍‌ ‌​​‍ ‌‍‌‌‌‍‌​‌‍‍‌‌ ‌​​‍ ‌‍ ‌‌‍ ‌‍‌​‌‍‌‌​ ‌‌ ​​‌ ​‍‌‍‌‌‌ ​ ‌‍‌‌‌‍ ‍‌ ‌​‌‍​‌‌ ‌​‌‍‍‌‌‍ ‌‍ ‍​ ‍ ‌‍‍‌‌‍‌​​ ‌​ ​‌​ ‍​‌‍‌‌​ ​‍‌‍​‌‌‍​‌‌‍​‍​ ​​​‍ ‌‌‍​‍‌‍‌​​ ​​​ ​‌​‍ ‌​ ‌​‌‍​‌​ ‌ ​ ​ ​‍ ‌‌‍​‌​ ​ ​ ‍​​ ​​​‍ ‌​ ‌ ​ ‌‍​ ‌‍‌‍‌‌‌‍‌‍‌‍​‍​ ​ ‌‍‌‍‌‍‌‌​ ‌‍​ ​‌‌‍‌​​ ‍ ‌ ‌​‌ ‍‌‌ ​​‌‍‌‌​ ‌‌ ​ ‌‍‌‌‌‍ ​‌‍ ​‌‍‌‌‌ ​‍​ ‍ ‌ ​​‌‍​‌‌ ‌​‌‍‍​​ ‌‌‍ ‍‌‍​‌‌‍ ‌‌‍‌‌​ ‌‍​‍‌‍​‌‌ ​ ‌‍‌‌‌‌‌‌‌ ​‍‌‍ ​​ ‌​‍‌‌​ ​‍‌​‌‍‌ ​ ‌ ‌​‌ ‌‌‌‍‌​‌‍‍‌‌‍ ​‍‌‍‌‍‍‌‌‍‌​​ ‌​ ​‌​ ‍​‌‍‌‌​ ​‍‌‍​‌‌‍​‌‌‍​‍​ ​​​‍ ‌‌‍​‍‌‍‌​​ ​​​ ​‌​‍ ‌​ ‌​‌‍​‌​ ‌ ​ ​ ​‍ ‌‌‍​‌​ ​ ​ ‍​​ ​​​‍ ‌​ ‌ ​ ‌‍​ ‌‍‌‍‌‌‌‍‌‍‌‍​‍​ ​ ‌‍‌‍‌‍‌‌​ ‌‍​ ​‌‌‍‌​​‍‌‍‌ ‌​‌ ‍‌‌ ​​‌‍‌‌​ ‌‌ ​ ‌‍‌‌‌‍ ​‌‍ ​‌‍‌‌‌ ​‍​‍‌‍‌ ​​‌‍​‌‌ ‌​‌‍‍​​ ‌‌‍ ‍‌‍​‌‌‍ ‌‌‍‌‌​‍‌‍‌ ​​‌‍‌‌‌ ​‍‌ ​ ‌ ​​‌‍‌‌‌‍​ ‌ ‌​‌‍‍‌‌ ‌‍‌‍‌‌​ ‌‌ ​​‌ ‌‌‌‍​‍‌‍ ​‌‍‍‌‌ ​ ‌‍‍​‌‍‌‌‌‍‌​​‍​‍‌ ‌
Doradca ws. sprzedaży​​​​‌ ‍ ​‍​‍‌‍ ‌ ​‍‌‍‍‌‌‍‌ ‌‍‍‌‌‍ ‍​‍​‍​ ‍‍​‍​‍‌ ​ ‌‍​‌‌‍ ‍‌‍‍‌‌ ‌​‌ ‍‌​‍ ‍‌‍‍‌‌‍ ​‍​‍​‍ ​​‍​‍‌‍‍​‌ ​‍‌‍‌‌‌‍‌‍​‍​‍​ ‍‍​‍​‍​‍ ‌ ​ ‌ ‌​‌ ‌‌‌‍‌​‌‍‍‌‌‍ ​‍ ‌‍‍‌‌‍ ‍‌ ‌​‌‍‌‌‌‍ ‍‌ ‌​​‍ ‌‍‌‌‌‍‌​‌‍‍‌‌ ‌​​‍ ‌‍ ‌‌‍ ‌‍‌​‌‍‌‌​ ‌‌ ​​‌ ​‍‌‍‌‌‌ ​ ‌‍‌‌‌‍ ‍‌ ‌​‌‍​‌‌ ‌​‌‍‍‌‌‍ ‌‍ ‍​ ‍ ‌‍‍‌‌‍‌​​ ‌​ ​‌​ ‍​‌‍‌‌​ ​‍‌‍​‌‌‍​‌‌‍​‍​ ​​​‍ ‌‌‍​‍‌‍‌​​ ​​​ ​‌​‍ ‌​ ‌​‌‍​‌​ ‌ ​ ​ ​‍ ‌‌‍​‌​ ​ ​ ‍​​ ​​​‍ ‌​ ‌ ​ ‌‍​ ‌‍‌‍‌‌‌‍‌‍‌‍​‍​ ​ ‌‍‌‍‌‍‌‌​ ‌‍​ ​‌‌‍‌​​ ‍ ‌ ‌​‌ ‍‌‌ ​​‌‍‌‌​ ‌‌ ​ ‌‍‌‌‌‍ ​‌‍ ​‌‍‌‌‌ ​‍​ ‍ ‌ ​​‌‍​‌‌ ‌​‌‍‍​​ ‌‌ ​​‌‍ ‌ ​ ‌‍‍‌‌ ‌​‌‍‍‌‌‍ ‌‍ ‍​ ‌‍​‍‌‍​‌‌ ​ ‌‍‌‌‌‌‌‌‌ ​‍‌‍ ​​ ‌​‍‌‌​ ​‍‌​‌‍‌ ​ ‌ ‌​‌ ‌‌‌‍‌​‌‍‍‌‌‍ ​‍‌‍‌‍‍‌‌‍‌​​ ‌​ ​‌​ ‍​‌‍‌‌​ ​‍‌‍​‌‌‍​‌‌‍​‍​ ​​​‍ ‌‌‍​‍‌‍‌​​ ​​​ ​‌​‍ ‌​ ‌​‌‍​‌​ ‌ ​ ​ ​‍ ‌‌‍​‌​ ​ ​ ‍​​ ​​​‍ ‌​ ‌ ​ ‌‍​ ‌‍‌‍‌‌‌‍‌‍‌‍​‍​ ​ ‌‍‌‍‌‍‌‌​ ‌‍​ ​‌‌‍‌​​‍‌‍‌ ‌​‌ ‍‌‌ ​​‌‍‌‌​ ‌‌ ​ ‌‍‌‌‌‍ ​‌‍ ​‌‍‌‌‌ ​‍​‍‌‍‌ ​​‌‍​‌‌ ‌​‌‍‍​​ ‌‌ ​​‌‍ ‌ ​ ‌‍‍‌‌ ‌​‌‍‍‌‌‍ ‌‍ ‍​‍‌‍‌ ​​‌‍‌‌‌ ​‍‌ ​ ‌ ​​‌‍‌‌‌‍​ ‌ ‌​‌‍‍‌‌ ‌‍‌‍‌‌​ ‌‌ ​​‌ ‌‌‌‍​‍‌‍ ​‌‍‍‌‌ ​ ‌‍‍​‌‍‌‌‌‍‌​​‍​‍‌ ‌
Jestem dostępna od Poniedziałku do Piątku w godzinach 7:00 - 15:00​​​​‌ ‍ ​‍​‍‌‍ ‌ ​‍‌‍‍‌‌‍‌ ‌‍‍‌‌‍ ‍​‍​‍​ ‍‍​‍​‍‌ ​ ‌‍​‌‌‍ ‍‌‍‍‌‌ ‌​‌ ‍‌​‍ ‍‌‍‍‌‌‍ ​‍​‍​‍ ​​‍​‍‌‍‍​‌ ​‍‌‍‌‌‌‍‌‍​‍​‍​ ‍‍​‍​‍​‍ ‌ ​ ‌ ‌​‌ ‌‌‌‍‌​‌‍‍‌‌‍ ​‍ ‌‍‍‌‌‍ ‍‌ ‌​‌‍‌‌‌‍ ‍‌ ‌​​‍ ‌‍‌‌‌‍‌​‌‍‍‌‌ ‌​​‍ ‌‍ ‌‌‍ ‌‍‌​‌‍‌‌​ ‌‌ ​​‌ ​‍‌‍‌‌‌ ​ ‌‍‌‌‌‍ ‍‌ ‌​‌‍​‌‌ ‌​‌‍‍‌‌‍ ‌‍ ‍​ ‍ ‌‍‍‌‌‍‌​​ ‌​ ​‌​ ‍​‌‍‌‌​ ​‍‌‍​‌‌‍​‌‌‍​‍​ ​​​‍ ‌‌‍​‍‌‍‌​​ ​​​ ​‌​‍ ‌​ ‌​‌‍​‌​ ‌ ​ ​ ​‍ ‌‌‍​‌​ ​ ​ ‍​​ ​​​‍ ‌​ ‌ ​ ‌‍​ ‌‍‌‍‌‌‌‍‌‍‌‍​‍​ ​ ‌‍‌‍‌‍‌‌​ ‌‍​ ​‌‌‍‌​​ ‍ ‌ ‌​‌ ‍‌‌ ​​‌‍‌‌​ ‌‌ ​ ‌‍‌‌‌‍ ​‌‍ ​‌‍‌‌‌ ​‍​ ‍ ‌ ​​‌‍​‌‌ ‌​‌‍‍​​ ‌‌‍​‍‌‍‍‌‌‍ ​ ‌‍​‍‌‍​‌‌ ​ ‌‍‌‌‌‌‌‌‌ ​‍‌‍ ​​ ‌​‍‌‌​ ​‍‌​‌‍‌ ​ ‌ ‌​‌ ‌‌‌‍‌​‌‍‍‌‌‍ ​‍‌‍‌‍‍‌‌‍‌​​ ‌​ ​‌​ ‍​‌‍‌‌​ ​‍‌‍​‌‌‍​‌‌‍​‍​ ​​​‍ ‌‌‍​‍‌‍‌​​ ​​​ ​‌​‍ ‌​ ‌​‌‍​‌​ ‌ ​ ​ ​‍ ‌‌‍​‌​ ​ ​ ‍​​ ​​​‍ ‌​ ‌ ​ ‌‍​ ‌‍‌‍‌‌‌‍‌‍‌‍​‍​ ​ ‌‍‌‍‌‍‌‌​ ‌‍​ ​‌‌‍‌​​‍‌‍‌ ‌​‌ ‍‌‌ ​​‌‍‌‌​ ‌‌ ​ ‌‍‌‌‌‍ ​‌‍ ​‌‍‌‌‌ ​‍​‍‌‍‌ ​​‌‍​‌‌ ‌​‌‍‍​​ ‌‌‍​‍‌‍‍‌‌‍ ​‍‌‍‌ ​​‌‍‌‌‌ ​‍‌ ​ ‌ ​​‌‍‌‌‌‍​ ‌ ‌​‌‍‍‌‌ ‌‍‌‍‌‌​ ‌‌ ​​‌ ‌‌‌‍​‍‌‍ ​‌‍‍‌‌ ​ ‌‍‍​‌‍‌‌‌‍‌​​‍​‍‌ ‌
+48 536 454 111​​​​‌ ‍ ​‍​‍‌‍ ‌ ​‍‌‍‍‌‌‍‌ ‌‍‍‌‌‍ ‍​‍​‍​ ‍‍​‍​‍‌ ​ ‌‍​‌‌‍ ‍‌‍‍‌‌ ‌​‌ ‍‌​‍ ‍‌‍‍‌‌‍ ​‍​‍​‍ ​​‍​‍‌‍‍​‌ ​‍‌‍‌‌‌‍‌‍​‍​‍​ ‍‍​‍​‍​‍ ‌ ​ ‌ ‌​‌ ‌‌‌‍‌​‌‍‍‌‌‍ ​‍ ‌‍‍‌‌‍ ‍‌ ‌​‌‍‌‌‌‍ ‍‌ ‌​​‍ ‌‍‌‌‌‍‌​‌‍‍‌‌ ‌​​‍ ‌‍ ‌‌‍ ‌‍‌​‌‍‌‌​ ‌‌ ​​‌ ​‍‌‍‌‌‌ ​ ‌‍‌‌‌‍ ‍‌ ‌​‌‍​‌‌ ‌​‌‍‍‌‌‍ ‌‍ ‍​ ‍ ‌‍‍‌‌‍‌​​ ‌​ ​‌​ ‍​‌‍‌‌​ ​‍‌‍​‌‌‍​‌‌‍​‍​ ​​​‍ ‌‌‍​‍‌‍‌​​ ​​​ ​‌​‍ ‌​ ‌​‌‍​‌​ ‌ ​ ​ ​‍ ‌‌‍​‌​ ​ ​ ‍​​ ​​​‍ ‌​ ‌ ​ ‌‍​ ‌‍‌‍‌‌‌‍‌‍‌‍​‍​ ​ ‌‍‌‍‌‍‌‌​ ‌‍​ ​‌‌‍‌​​ ‍ ‌ ‌​‌ ‍‌‌ ​​‌‍‌‌​ ‌‌ ​ ‌‍‌‌‌‍ ​‌‍ ​‌‍‌‌‌ ​‍​ ‍ ‌ ​​‌‍​‌‌ ‌​‌‍‍​​ ‌‌ ​​‌‍‍​‌‍ ‌‍ ‍‌‍‌‌​ ‌‍​‍‌‍​‌‌ ​ ‌‍‌‌‌‌‌‌‌ ​‍‌‍ ​​ ‌​‍‌‌​ ​‍‌​‌‍‌ ​ ‌ ‌​‌ ‌‌‌‍‌​‌‍‍‌‌‍ ​‍‌‍‌‍‍‌‌‍‌​​ ‌​ ​‌​ ‍​‌‍‌‌​ ​‍‌‍​‌‌‍​‌‌‍​‍​ ​​​‍ ‌‌‍​‍‌‍‌​​ ​​​ ​‌​‍ ‌​ ‌​‌‍​‌​ ‌ ​ ​ ​‍ ‌‌‍​‌​ ​ ​ ‍​​ ​​​‍ ‌​ ‌ ​ ‌‍​ ‌‍‌‍‌‌‌‍‌‍‌‍​‍​ ​ ‌‍‌‍‌‍‌‌​ ‌‍​ ​‌‌‍‌​​‍‌‍‌ ‌​‌ ‍‌‌ ​​‌‍‌‌​ ‌‌ ​ ‌‍‌‌‌‍ ​‌‍ ​‌‍‌‌‌ ​‍​‍‌‍‌ ​​‌‍​‌‌ ‌​‌‍‍​​ ‌‌ ​​‌‍‍​‌‍ ‌‍ ‍‌‍‌‌​‍‌‍‌ ​​‌‍‌‌‌ ​‍‌ ​ ‌ ​​‌‍‌‌‌‍​ ‌ ‌​‌‍‍‌‌ ‌‍‌‍‌‌​ ‌‌ ​​‌ ‌‌‌‍​‍‌‍ ​‌‍‍‌‌ ​ ‌‍‍​‌‍‌‌‌‍‌​​‍​‍‌ ‌ klaudia@dolnapark.pl Skontaktuj się przez WhatsApp
Wyposażenie i Standard
Ogrzewanie podłogowe​​​​‌ ‍ ​‍​‍‌‍ ‌ ​‍‌‍‍‌‌‍‌ ‌‍‍‌‌‍ ‍​‍​‍​ ‍‍​‍​‍‌ ​ ‌‍​‌‌‍ ‍‌‍‍‌‌ ‌​‌ ‍‌​‍ ‍‌‍‍‌‌‍ ​‍​‍​‍ ​​‍​‍‌‍‍​‌ ​‍‌‍‌‌‌‍‌‍​‍​‍​ ‍‍​‍​‍​‍ ‌ ​ ‌ ‌​‌ ‌‌‌‍‌​‌‍‍‌‌‍ ​‍ ‌‍‍‌‌‍ ‍‌ ‌​‌‍‌‌‌‍ ‍‌ ‌​​‍ ‌‍‌‌‌‍‌​‌‍‍‌‌ ‌​​‍ ‌‍ ‌‌‍ ‌‍‌​‌‍‌‌​ ‌‌ ​​‌ ​‍‌‍‌‌‌ ​ ‌‍‌‌‌‍ ‍‌ ‌​‌‍​‌‌ ‌​‌‍‍‌‌‍ ‌‍ ‍​ ‍ ‌‍‍‌‌‍‌​​ ‌‌‍‌‌​ ‌‍‌‍‌​‌‍​‍‌‍​‍​ ‌‌​ ‌‌‌‍‌‍​‍ ‌​ ​‍‌‍‌‍‌‍​ ‌‍​‌​‍ ‌​ ‌​​ ​​​ ​‌​ ​‌​‍ ‌‌‍​‌​ ‍‌‌‍​‍​ ​‍​‍ ‌​ ​ ​ ‌​​ ‍‌​ ​‍‌‍‌​‌‍​ ​ ‌ ‌‍‌​​ ​‍‌‍​ ​ ‌​‌‍‌​​ ‍ ‌ ‌​‌ ‍‌‌ ​​‌‍‌‌​ ‌‌‍‌‌‌ ​‌‌ ‌‌‌‍‍‌‌ ​​‌‍ ‌‌‍‌‌‌‍ ‍‌ ‌​‌​‍‌‌ ‌​‌‍‌‌‌‍ ‌​ ‍ ‌ ​​‌‍​‌‌ ‌​‌‍‍​​ ‌‌‍ ‍‌‍​‌‌‍ ‌‌‍‌‌​ ‌‍​‍‌‍​‌‌ ​ ‌‍‌‌‌‌‌‌‌ ​‍‌‍ ​​ ‌​‍‌‌​ ​‍‌​‌‍‌ ​ ‌ ‌​‌ ‌‌‌‍‌​‌‍‍‌‌‍ ​‍‌‍‌‍‍‌‌‍‌​​ ‌‌‍‌‌​ ‌‍‌‍‌​‌‍​‍‌‍​‍​ ‌‌​ ‌‌‌‍‌‍​‍ ‌​ ​‍‌‍‌‍‌‍​ ‌‍​‌​‍ ‌​ ‌​​ ​​​ ​‌​ ​‌​‍ ‌‌‍​‌​ ‍‌‌‍​‍​ ​‍​‍ ‌​ ​ ​ ‌​​ ‍‌​ ​‍‌‍‌​‌‍​ ​ ‌ ‌‍‌​​ ​‍‌‍​ ​ ‌​‌‍‌​​‍‌‍‌ ‌​‌ ‍‌‌ ​​‌‍‌‌​ ‌‌‍‌‌‌ ​‌‌ ‌‌‌‍‍‌‌ ​​‌‍ ‌‌‍‌‌‌‍ ‍‌ ‌​‌​‍‌‌ ‌​‌‍‌‌‌‍ ‌​‍‌‍‌ ​​‌‍​‌‌ ‌​‌‍‍​​ ‌‌‍ ‍‌‍​‌‌‍ ‌‌‍‌‌​‍‌‍‌ ​​‌‍‌‌‌ ​‍‌ ​ ‌ ​​‌‍‌‌‌‍​ ‌ ‌​‌‍‍‌‌ ‌‍‌‍‌‌​ ‌‌ ​​‌ ‌‌‌‍​‍‌‍ ​‌‍‍‌‌ ​ ‌‍‍​‌‍‌‌‌‍‌​​‍​‍‌ ‌
Wodne, w całym mieszkaniu - salon z aneksem kuchennym, sypialnie, łazienka​​​​‌ ‍ ​‍​‍‌‍ ‌ ​‍‌‍‍‌‌‍‌ ‌‍‍‌‌‍ ‍​‍​‍​ ‍‍​‍​‍‌ ​ ‌‍​‌‌‍ ‍‌‍‍‌‌ ‌​‌ ‍‌​‍ ‍‌‍‍‌‌‍ ​‍​‍​‍ ​​‍​‍‌‍‍​‌ ​‍‌‍‌‌‌‍‌‍​‍​‍​ ‍‍​‍​‍​‍ ‌ ​ ‌ ‌​‌ ‌‌‌‍‌​‌‍‍‌‌‍ ​‍ ‌‍‍‌‌‍ ‍‌ ‌​‌‍‌‌‌‍ ‍‌ ‌​​‍ ‌‍‌‌‌‍‌​‌‍‍‌‌ ‌​​‍ ‌‍ ‌‌‍ ‌‍‌​‌‍‌‌​ ‌‌ ​​‌ ​‍‌‍‌‌‌ ​ ‌‍‌‌‌‍ ‍‌ ‌​‌‍​‌‌ ‌​‌‍‍‌‌‍ ‌‍ ‍​ ‍ ‌‍‍‌‌‍‌​​ ‌‌‍‌‌​ ‌‍‌‍‌​‌‍​‍‌‍​‍​ ‌‌​ ‌‌‌‍‌‍​‍ ‌​ ​‍‌‍‌‍‌‍​ ‌‍​‌​‍ ‌​ ‌​​ ​​​ ​‌​ ​‌​‍ ‌‌‍​‌​ ‍‌‌‍​‍​ ​‍​‍ ‌​ ​ ​ ‌​​ ‍‌​ ​‍‌‍‌​‌‍​ ​ ‌ ‌‍‌​​ ​‍‌‍​ ​ ‌​‌‍‌​​ ‍ ‌ ‌​‌ ‍‌‌ ​​‌‍‌‌​ ‌‌‍‌‌‌ ​‌‌ ‌‌‌‍‍‌‌ ​​‌‍ ‌‌‍‌‌‌‍ ‍‌ ‌​‌​‍‌‌ ‌​‌‍‌‌‌‍ ‌​ ‍ ‌ ​​‌‍​‌‌ ‌​‌‍‍​​ ‌‌‍‌​‌‍‌‌‌ ​ ‌‍​ ‌ ​‍‌‍‍‌‌ ​​‌ ‌​‌‍‍‌‌‍ ‌‍ ‍​ ‌‍​‍‌‍​‌‌ ​ ‌‍‌‌‌‌‌‌‌ ​‍‌‍ ​​ ‌​‍‌‌​ ​‍‌​‌‍‌ ​ ‌ ‌​‌ ‌‌‌‍‌​‌‍‍‌‌‍ ​‍‌‍‌‍‍‌‌‍‌​​ ‌‌‍‌‌​ ‌‍‌‍‌​‌‍​‍‌‍​‍​ ‌‌​ ‌‌‌‍‌‍​‍ ‌​ ​‍‌‍‌‍‌‍​ ‌‍​‌​‍ ‌​ ‌​​ ​​​ ​‌​ ​‌​‍ ‌‌‍​‌​ ‍‌‌‍​‍​ ​‍​‍ ‌​ ​ ​ ‌​​ ‍‌​ ​‍‌‍‌​‌‍​ ​ ‌ ‌‍‌​​ ​‍‌‍​ ​ ‌​‌‍‌​​‍‌‍‌ ‌​‌ ‍‌‌ ​​‌‍‌‌​ ‌‌‍‌‌‌ ​‌‌ ‌‌‌‍‍‌‌ ​​‌‍ ‌‌‍‌‌‌‍ ‍‌ ‌​‌​‍‌‌ ‌​‌‍‌‌‌‍ ‌​‍‌‍‌ ​​‌‍​‌‌ ‌​‌‍‍​​ ‌‌‍‌​‌‍‌‌‌ ​ ‌‍​ ‌ ​‍‌‍‍‌‌ ​​‌ ‌​‌‍‍‌‌‍ ‌‍ ‍​‍‌‍‌ ​​‌‍‌‌‌ ​‍‌ ​ ‌ ​​‌‍‌‌‌‍​ ‌ ‌​‌‍‍‌‌ ‌‍‌‍‌‌​ ‌‌ ​​‌ ‌‌‌‍​‍‌‍ ​‌‍‍‌‌ ​ ‌‍‍​‌‍‌‌‌‍‌​​‍​‍‌ ‌
Pompa ciepła​​​​‌ ‍ ​‍​‍‌‍ ‌ ​‍‌‍‍‌‌‍‌ ‌‍‍‌‌‍ ‍​‍​‍​ ‍‍​‍​‍‌ ​ ‌‍​‌‌‍ ‍‌‍‍‌‌ ‌​‌ ‍‌​‍ ‍‌‍‍‌‌‍ ​‍​‍​‍ ​​‍​‍‌‍‍​‌ ​‍‌‍‌‌‌‍‌‍​‍​‍​ ‍‍​‍​‍​‍ ‌ ​ ‌ ‌​‌ ‌‌‌‍‌​‌‍‍‌‌‍ ​‍ ‌‍‍‌‌‍ ‍‌ ‌​‌‍‌‌‌‍ ‍‌ ‌​​‍ ‌‍‌‌‌‍‌​‌‍‍‌‌ ‌​​‍ ‌‍ ‌‌‍ ‌‍‌​‌‍‌‌​ ‌‌ ​​‌ ​‍‌‍‌‌‌ ​ ‌‍‌‌‌‍ ‍‌ ‌​‌‍​‌‌ ‌​‌‍‍‌‌‍ ‌‍ ‍​ ‍ ‌‍‍‌‌‍‌​​ ‌​ ‍​‌‍‌​‌‍‌‌‌‍​‍‌‍​‌‌‍‌‍‌‍​‍​ ‌‌​‍ ‌​ ‌​​ ​‍​ ‌‍​ ‍‌​‍ ‌​ ‌​‌‍‌‍​ ‍‌​ ‍‌​‍ ‌‌‍​‌‌‍​‍​ ​ ​ ‌ ​‍ ‌​ ​‍​ ​ ​ ​‍‌‍​ ‌‍‌​​ ‌‌​ ​ ​ ​‌​ ‌‍​ ‍​‌‍‌​​ ‍​​ ‍ ‌ ‌​‌ ‍‌‌ ​​‌‍‌‌​ ‌‌‍‌‌‌ ​‌‌ ‌‌‌‍‍‌‌ ​​‌‍ ‌‌‍‌‌‌‍ ‍‌ ‌​‌​‍‌‌ ‌​‌‍‌‌‌‍ ‌​ ‍ ‌ ​​‌‍​‌‌ ‌​‌‍‍​​ ‌‌‍ ‍‌‍​‌‌‍ ‌‌‍‌‌​ ‌‍​‍‌‍​‌‌ ​ ‌‍‌‌‌‌‌‌‌ ​‍‌‍ ​​ ‌​‍‌‌​ ​‍‌​‌‍‌ ​ ‌ ‌​‌ ‌‌‌‍‌​‌‍‍‌‌‍ ​‍‌‍‌‍‍‌‌‍‌​​ ‌​ ‍​‌‍‌​‌‍‌‌‌‍​‍‌‍​‌‌‍‌‍‌‍​‍​ ‌‌​‍ ‌​ ‌​​ ​‍​ ‌‍​ ‍‌​‍ ‌​ ‌​‌‍‌‍​ ‍‌​ ‍‌​‍ ‌‌‍​‌‌‍​‍​ ​ ​ ‌ ​‍ ‌​ ​‍​ ​ ​ ​‍‌‍​ ‌‍‌​​ ‌‌​ ​ ​ ​‌​ ‌‍​ ‍​‌‍‌​​ ‍​​‍‌‍‌ ‌​‌ ‍‌‌ ​​‌‍‌‌​ ‌‌‍‌‌‌ ​‌‌ ‌‌‌‍‍‌‌ ​​‌‍ ‌‌‍‌‌‌‍ ‍‌ ‌​‌​‍‌‌ ‌​‌‍‌‌‌‍ ‌​‍‌‍‌ ​​‌‍​‌‌ ‌​‌‍‍​​ ‌‌‍ ‍‌‍​‌‌‍ ‌‌‍‌‌​‍‌‍‌ ​​‌‍‌‌‌ ​‍‌ ​ ‌ ​​‌‍‌‌‌‍​ ‌ ‌​‌‍‍‌‌ ‌‍‌‍‌‌​ ‌‌ ​​‌ ‌‌‌‍​‍‌‍ ​‌‍‍‌‌ ​ ‌‍‍​‌‍‌‌‌‍‌​​‍​‍‌ ‌
Klasa energetyczna A​​​​‌ ‍ ​‍​‍‌‍ ‌ ​‍‌‍‍‌‌‍‌ ‌‍‍‌‌‍ ‍​‍​‍​ ‍‍​‍​‍‌ ​ ‌‍​‌‌‍ ‍‌‍‍‌‌ ‌​‌ ‍‌​‍ ‍‌‍‍‌‌‍ ​‍​‍​‍ ​​‍​‍‌‍‍​‌ ​‍‌‍‌‌‌‍‌‍​‍​‍​ ‍‍​‍​‍​‍ ‌ ​ ‌ ‌​‌ ‌‌‌‍‌​‌‍‍‌‌‍ ​‍ ‌‍‍‌‌‍ ‍‌ ‌​‌‍‌‌‌‍ ‍‌ ‌​​‍ ‌‍‌‌‌‍‌​‌‍‍‌‌ ‌​​‍ ‌‍ ‌‌‍ ‌‍‌​‌‍‌‌​ ‌‌ ​​‌ ​‍‌‍‌‌‌ ​ ‌‍‌‌‌‍ ‍‌ ‌​‌‍​‌‌ ‌​‌‍‍‌‌‍ ‌‍ ‍​ ‍ ‌‍‍‌‌‍‌​​ ‌​ ‍​‌‍‌​‌‍‌‌‌‍​‍‌‍​‌‌‍‌‍‌‍​‍​ ‌‌​‍ ‌​ ‌​​ ​‍​ ‌‍​ ‍‌​‍ ‌​ ‌​‌‍‌‍​ ‍‌​ ‍‌​‍ ‌‌‍​‌‌‍​‍​ ​ ​ ‌ ​‍ ‌​ ​‍​ ​ ​ ​‍‌‍​ ‌‍‌​​ ‌‌​ ​ ​ ​‌​ ‌‍​ ‍​‌‍‌​​ ‍​​ ‍ ‌ ‌​‌ ‍‌‌ ​​‌‍‌‌​ ‌‌‍‌‌‌ ​‌‌ ‌‌‌‍‍‌‌ ​​‌‍ ‌‌‍‌‌‌‍ ‍‌ ‌​‌​‍‌‌ ‌​‌‍‌‌‌‍ ‌​ ‍ ‌ ​​‌‍​‌‌ ‌​‌‍‍​​ ‌‌‍‌​‌‍‌‌‌ ​ ‌‍​ ‌ ​‍‌‍‍‌‌ ​​‌ ‌​‌‍‍‌‌‍ ‌‍ ‍​ ‌‍​‍‌‍​‌‌ ​ ‌‍‌‌‌‌‌‌‌ ​‍‌‍ ​​ ‌​‍‌‌​ ​‍‌​‌‍‌ ​ ‌ ‌​‌ ‌‌‌‍‌​‌‍‍‌‌‍ ​‍‌‍‌‍‍‌‌‍‌​​ ‌​ ‍​‌‍‌​‌‍‌‌‌‍​‍‌‍​‌‌‍‌‍‌‍​‍​ ‌‌​‍ ‌​ ‌​​ ​‍​ ‌‍​ ‍‌​‍ ‌​ ‌​‌‍‌‍​ ‍‌​ ‍‌​‍ ‌‌‍​‌‌‍​‍​ ​ ​ ‌ ​‍ ‌​ ​‍​ ​ ​ ​‍‌‍​ ‌‍‌​​ ‌‌​ ​ ​ ​‌​ ‌‍​ ‍​‌‍‌​​ ‍​​‍‌‍‌ ‌​‌ ‍‌‌ ​​‌‍‌‌​ ‌‌‍‌‌‌ ​‌‌ ‌‌‌‍‍‌‌ ​​‌‍ ‌‌‍‌‌‌‍ ‍‌ ‌​‌​‍‌‌ ‌​‌‍‌‌‌‍ ‌​‍‌‍‌ ​​‌‍​‌‌ ‌​‌‍‍​​ ‌‌‍‌​‌‍‌‌‌ ​ ‌‍​ ‌ ​‍‌‍‍‌‌ ​​‌ ‌​‌‍‍‌‌‍ ‌‍ ‍​‍‌‍‌ ​​‌‍‌‌‌ ​‍‌ ​ ‌ ​​‌‍‌‌‌‍​ ‌ ‌​‌‍‍‌‌ ‌‍‌‍‌‌​ ‌‌ ​​‌ ‌‌‌‍​‍‌‍ ​‌‍‍‌‌ ​ ‌‍‍​‌‍‌‌‌‍‌​​‍​‍‌ ‌
Fotowoltaika​​​​‌ ‍ ​‍​‍‌‍ ‌ ​‍‌‍‍‌‌‍‌ ‌‍‍‌‌‍ ‍​‍​‍​ ‍‍​‍​‍‌ ​ ‌‍​‌‌‍ ‍‌‍‍‌‌ ‌​‌ ‍‌​‍ ‍‌‍‍‌‌‍ ​‍​‍​‍ ​​‍​‍‌‍‍​‌ ​‍‌‍‌‌‌‍‌‍​‍​‍​ ‍‍​‍​‍​‍ ‌ ​ ‌ ‌​‌ ‌‌‌‍‌​‌‍‍‌‌‍ ​‍ ‌‍‍‌‌‍ ‍‌ ‌​‌‍‌‌‌‍ ‍‌ ‌​​‍ ‌‍‌‌‌‍‌​‌‍‍‌‌ ‌​​‍ ‌‍ ‌‌‍ ‌‍‌​‌‍‌‌​ ‌‌ ​​‌ ​‍‌‍‌‌‌ ​ ‌‍‌‌‌‍ ‍‌ ‌​‌‍​‌‌ ‌​‌‍‍‌‌‍ ‌‍ ‍​ ‍ ‌‍‍‌‌‍‌​​ ‌‌‍‌‍​ ‌​‌‍​‍‌‍‌‌​ ‌‍‌‍​‍​ ‌​‌‍‌‍​‍ ‌‌‍‌‍‌‍‌‌‌‍​‌‌‍‌​​‍ ‌​ ‌​‌‍‌‍​ ‌ ​ ‌‍​‍ ‌​ ‍​​ ​​​ ​ ​ ​‌​‍ ‌​ ​‍​ ‍​​ ‌‍​ ​​​ ‌‍‌‍‌‌​ ​ ‌‍​‍‌‍‌‍‌‍‌‍​ ‍​​ ​ ​ ‍ ‌ ‌​‌ ‍‌‌ ​​‌‍‌‌​ ‌‌‍‌‌‌ ​‌‌ ‌‌‌‍‍‌‌ ​​‌‍ ‌‌‍‌‌‌‍ ‍‌ ‌​‌​‍‌‌ ‌​‌‍‌‌‌‍ ‌​ ‍ ‌ ​​‌‍​‌‌ ‌​‌‍‍​​ ‌‌‍ ‍‌‍​‌‌‍ ‌‌‍‌‌​ ‌‍​‍‌‍​‌‌ ​ ‌‍‌‌‌‌‌‌‌ ​‍‌‍ ​​ ‌​‍‌‌​ ​‍‌​‌‍‌ ​ ‌ ‌​‌ ‌‌‌‍‌​‌‍‍‌‌‍ ​‍‌‍‌‍‍‌‌‍‌​​ ‌‌‍‌‍​ ‌​‌‍​‍‌‍‌‌​ ‌‍‌‍​‍​ ‌​‌‍‌‍​‍ ‌‌‍‌‍‌‍‌‌‌‍​‌‌‍‌​​‍ ‌​ ‌​‌‍‌‍​ ‌ ​ ‌‍​‍ ‌​ ‍​​ ​​​ ​ ​ ​‌​‍ ‌​ ​‍​ ‍​​ ‌‍​ ​​​ ‌‍‌‍‌‌​ ​ ‌‍​‍‌‍‌‍‌‍‌‍​ ‍​​ ​ ​‍‌‍‌ ‌​‌ ‍‌‌ ​​‌‍‌‌​ ‌‌‍‌‌‌ ​‌‌ ‌‌‌‍‍‌‌ ​​‌‍ ‌‌‍‌‌‌‍ ‍‌ ‌​‌​‍‌‌ ‌​‌‍‌‌‌‍ ‌​‍‌‍‌ ​​‌‍​‌‌ ‌​‌‍‍​​ ‌‌‍ ‍‌‍​‌‌‍ ‌‌‍‌‌​‍‌‍‌ ​​‌‍‌‌‌ ​‍‌ ​ ‌ ​​‌‍‌‌‌‍​ ‌ ‌​‌‍‍‌‌ ‌‍‌‍‌‌​ ‌‌ ​​‌ ‌‌‌‍​‍‌‍ ​‌‍‍‌‌ ​ ‌‍‍​‌‍‌‌‌‍‌​​‍​‍‌ ‌
Energia słoneczna wspierająca części wspólne budynku i niższe koszty eksploatacji.​​​​‌ ‍ ​‍​‍‌‍ ‌ ​‍‌‍‍‌‌‍‌ ‌‍‍‌‌‍ ‍​‍​‍​ ‍‍​‍​‍‌ ​ ‌‍​‌‌‍ ‍‌‍‍‌‌ ‌​‌ ‍‌​‍ ‍‌‍‍‌‌‍ ​‍​‍​‍ ​​‍​‍‌‍‍​‌ ​‍‌‍‌‌‌‍‌‍​‍​‍​ ‍‍​‍​‍​‍ ‌ ​ ‌ ‌​‌ ‌‌‌‍‌​‌‍‍‌‌‍ ​‍ ‌‍‍‌‌‍ ‍‌ ‌​‌‍‌‌‌‍ ‍‌ ‌​​‍ ‌‍‌‌‌‍‌​‌‍‍‌‌ ‌​​‍ ‌‍ ‌‌‍ ‌‍‌​‌‍‌‌​ ‌‌ ​​‌ ​‍‌‍‌‌‌ ​ ‌‍‌‌‌‍ ‍‌ ‌​‌‍​‌‌ ‌​‌‍‍‌‌‍ ‌‍ ‍​ ‍ ‌‍‍‌‌‍‌​​ ‌‌‍‌‍​ ‌​‌‍​‍‌‍‌‌​ ‌‍‌‍​‍​ ‌​‌‍‌‍​‍ ‌‌‍‌‍‌‍‌‌‌‍​‌‌‍‌​​‍ ‌​ ‌​‌‍‌‍​ ‌ ​ ‌‍​‍ ‌​ ‍​​ ​​​ ​ ​ ​‌​‍ ‌​ ​‍​ ‍​​ ‌‍​ ​​​ ‌‍‌‍‌‌​ ​ ‌‍​‍‌‍‌‍‌‍‌‍​ ‍​​ ​ ​ ‍ ‌ ‌​‌ ‍‌‌ ​​‌‍‌‌​ ‌‌‍‌‌‌ ​‌‌ ‌‌‌‍‍‌‌ ​​‌‍ ‌‌‍‌‌‌‍ ‍‌ ‌​‌​‍‌‌ ‌​‌‍‌‌‌‍ ‌​ ‍ ‌ ​​‌‍​‌‌ ‌​‌‍‍​​ ‌‌‍‌​‌‍‌‌‌ ​ ‌‍​ ‌ ​‍‌‍‍‌‌ ​​‌ ‌​‌‍‍‌‌‍ ‌‍ ‍​ ‌‍​‍‌‍​‌‌ ​ ‌‍‌‌‌‌‌‌‌ ​‍‌‍ ​​ ‌​‍‌‌​ ​‍‌​‌‍‌ ​ ‌ ‌​‌ ‌‌‌‍‌​‌‍‍‌‌‍ ​‍‌‍‌‍‍‌‌‍‌​​ ‌‌‍‌‍​ ‌​‌‍​‍‌‍‌‌​ ‌‍‌‍​‍​ ‌​‌‍‌‍​‍ ‌‌‍‌‍‌‍‌‌‌‍​‌‌‍‌​​‍ ‌​ ‌​‌‍‌‍​ ‌ ​ ‌‍​‍ ‌​ ‍​​ ​​​ ​ ​ ​‌​‍ ‌​ ​‍​ ‍​​ ‌‍​ ​​​ ‌‍‌‍‌‌​ ​ ‌‍​‍‌‍‌‍‌‍‌‍​ ‍​​ ​ ​‍‌‍‌ ‌​‌ ‍‌‌ ​​‌‍‌‌​ ‌‌‍‌‌‌ ​‌‌ ‌‌‌‍‍‌‌ ​​‌‍ ‌‌‍‌‌‌‍ ‍‌ ‌​‌​‍‌‌ ‌​‌‍‌‌‌‍ ‌​‍‌‍‌ ​​‌‍​‌‌ ‌​‌‍‍​​ ‌‌‍‌​‌‍‌‌‌ ​ ‌‍​ ‌ ​‍‌‍‍‌‌ ​​‌ ‌​‌‍‍‌‌‍ ‌‍ ‍​‍‌‍‌ ​​‌‍‌‌‌ ​‍‌ ​ ‌ ​​‌‍‌‌‌‍​ ‌ ‌​‌‍‍‌‌ ‌‍‌‍‌‌​ ‌‌ ​​‌ ‌‌‌‍​‍‌‍ ​‌‍‍‌‌ ​ ‌‍‍​‌‍‌‌‌‍‌​​‍​‍‌ ‌
Okna 3-szybowe​​​​‌ ‍ ​‍​‍‌‍ ‌ ​‍‌‍‍‌‌‍‌ ‌‍‍‌‌‍ ‍​‍​‍​ ‍‍​‍​‍‌ ​ ‌‍​‌‌‍ ‍‌‍‍‌‌ ‌​‌ ‍‌​‍ ‍‌‍‍‌‌‍ ​‍​‍​‍ ​​‍​‍‌‍‍​‌ ​‍‌‍‌‌‌‍‌‍​‍​‍​ ‍‍​‍​‍​‍ ‌ ​ ‌ ‌​‌ ‌‌‌‍‌​‌‍‍‌‌‍ ​‍ ‌‍‍‌‌‍ ‍‌ ‌​‌‍‌‌‌‍ ‍‌ ‌​​‍ ‌‍‌‌‌‍‌​‌‍‍‌‌ ‌​​‍ ‌‍ ‌‌‍ ‌‍‌​‌‍‌‌​ ‌‌ ​​‌ ​‍‌‍‌‌‌ ​ ‌‍‌‌‌‍ ‍‌ ‌​‌‍​‌‌ ‌​‌‍‍‌‌‍ ‌‍ ‍​ ‍ ‌‍‍‌‌‍‌​​ ‌​ ‍​‌‍​‍​ ‌​​ ‌ ​ ‌‍‌‍​ ​ ‌​‌‍‌​​‍ ‌‌‍‌‌‌‍​‌​ ‌​​ ‍​​‍ ‌​ ‌​​ ​​‌‍‌‍​ ​‌​‍ ‌​ ‍‌​ ​‍‌‍‌​​ ​​​‍ ‌‌‍​‌‌‍​ ​ ‍‌​ ‌​‌‍‌‍‌‍​‍​ ‌ ‌‍​‍​ ​‍​ ​​​ ​​‌‍‌​​ ‍ ‌ ‌​‌ ‍‌‌ ​​‌‍‌‌​ ‌‌‍‌‌‌ ​‌‌ ‌‌‌‍‍‌‌ ​​‌‍ ‌‌‍‌‌‌‍ ‍‌ ‌​‌​‍‌‌ ‌​‌‍‌‌‌‍ ‌​ ‍ ‌ ​​‌‍​‌‌ ‌​‌‍‍​​ ‌‌‍ ‍‌‍​‌‌‍ ‌‌‍‌‌​ ‌‍​‍‌‍​‌‌ ​ ‌‍‌‌‌‌‌‌‌ ​‍‌‍ ​​ ‌​‍‌‌​ ​‍‌​‌‍‌ ​ ‌ ‌​‌ ‌‌‌‍‌​‌‍‍‌‌‍ ​‍‌‍‌‍‍‌‌‍‌​​ ‌​ ‍​‌‍​‍​ ‌​​ ‌ ​ ‌‍‌‍​ ​ ‌​‌‍‌​​‍ ‌‌‍‌‌‌‍​‌​ ‌​​ ‍​​‍ ‌​ ‌​​ ​​‌‍‌‍​ ​‌​‍ ‌​ ‍‌​ ​‍‌‍‌​​ ​​​‍ ‌‌‍​‌‌‍​ ​ ‍‌​ ‌​‌‍‌‍‌‍​‍​ ‌ ‌‍​‍​ ​‍​ ​​​ ​​‌‍‌​​‍‌‍‌ ‌​‌ ‍‌‌ ​​‌‍‌‌​ ‌‌‍‌‌‌ ​‌‌ ‌‌‌‍‍‌‌ ​​‌‍ ‌‌‍‌‌‌‍ ‍‌ ‌​‌​‍‌‌ ‌​‌‍‌‌‌‍ ‌​‍‌‍‌ ​​‌‍​‌‌ ‌​‌‍‍​​ ‌‌‍ ‍‌‍​‌‌‍ ‌‌‍‌‌​‍‌‍‌ ​​‌‍‌‌‌ ​‍‌ ​ ‌ ​​‌‍‌‌‌‍​ ‌ ‌​‌‍‍‌‌ ‌‍‌‍‌‌​ ‌‌ ​​‌ ‌‌‌‍​‍‌‍ ​‌‍‍‌‌ ​ ‌‍‍​‌‍‌‌‌‍‌​​‍​‍‌ ‌
PVC, uchylno-rozwierane​​​​‌ ‍ ​‍​‍‌‍ ‌ ​‍‌‍‍‌‌‍‌ ‌‍‍‌‌‍ ‍​‍​‍​ ‍‍​‍​‍‌ ​ ‌‍​‌‌‍ ‍‌‍‍‌‌ ‌​‌ ‍‌​‍ ‍‌‍‍‌‌‍ ​‍​‍​‍ ​​‍​‍‌‍‍​‌ ​‍‌‍‌‌‌‍‌‍​‍​‍​ ‍‍​‍​‍​‍ ‌ ​ ‌ ‌​‌ ‌‌‌‍‌​‌‍‍‌‌‍ ​‍ ‌‍‍‌‌‍ ‍‌ ‌​‌‍‌‌‌‍ ‍‌ ‌​​‍ ‌‍‌‌‌‍‌​‌‍‍‌‌ ‌​​‍ ‌‍ ‌‌‍ ‌‍‌​‌‍‌‌​ ‌‌ ​​‌ ​‍‌‍‌‌‌ ​ ‌‍‌‌‌‍ ‍‌ ‌​‌‍​‌‌ ‌​‌‍‍‌‌‍ ‌‍ ‍​ ‍ ‌‍‍‌‌‍‌​​ ‌​ ‍​‌‍​‍​ ‌​​ ‌ ​ ‌‍‌‍​ ​ ‌​‌‍‌​​‍ ‌‌‍‌‌‌‍​‌​ ‌​​ ‍​​‍ ‌​ ‌​​ ​​‌‍‌‍​ ​‌​‍ ‌​ ‍‌​ ​‍‌‍‌​​ ​​​‍ ‌‌‍​‌‌‍​ ​ ‍‌​ ‌​‌‍‌‍‌‍​‍​ ‌ ‌‍​‍​ ​‍​ ​​​ ​​‌‍‌​​ ‍ ‌ ‌​‌ ‍‌‌ ​​‌‍‌‌​ ‌‌‍‌‌‌ ​‌‌ ‌‌‌‍‍‌‌ ​​‌‍ ‌‌‍‌‌‌‍ ‍‌ ‌​‌​‍‌‌ ‌​‌‍‌‌‌‍ ‌​ ‍ ‌ ​​‌‍​‌‌ ‌​‌‍‍​​ ‌‌‍‌​‌‍‌‌‌ ​ ‌‍​ ‌ ​‍‌‍‍‌‌ ​​‌ ‌​‌‍‍‌‌‍ ‌‍ ‍​ ‌‍​‍‌‍​‌‌ ​ ‌‍‌‌‌‌‌‌‌ ​‍‌‍ ​​ ‌​‍‌‌​ ​‍‌​‌‍‌ ​ ‌ ‌​‌ ‌‌‌‍‌​‌‍‍‌‌‍ ​‍‌‍‌‍‍‌‌‍‌​​ ‌​ ‍​‌‍​‍​ ‌​​ ‌ ​ ‌‍‌‍​ ​ ‌​‌‍‌​​‍ ‌‌‍‌‌‌‍​‌​ ‌​​ ‍​​‍ ‌​ ‌​​ ​​‌‍‌‍​ ​‌​‍ ‌​ ‍‌​ ​‍‌‍‌​​ ​​​‍ ‌‌‍​‌‌‍​ ​ ‍‌​ ‌​‌‍‌‍‌‍​‍​ ‌ ‌‍​‍​ ​‍​ ​​​ ​​‌‍‌​​‍‌‍‌ ‌​‌ ‍‌‌ ​​‌‍‌‌​ ‌‌‍‌‌‌ ​‌‌ ‌‌‌‍‍‌‌ ​​‌‍ ‌‌‍‌‌‌‍ ‍‌ ‌​‌​‍‌‌ ‌​‌‍‌‌‌‍ ‌​‍‌‍‌ ​​‌‍​‌‌ ‌​‌‍‍​​ ‌‌‍‌​‌‍‌‌‌ ​ ‌‍​ ‌ ​‍‌‍‍‌‌ ​​‌ ‌​‌‍‍‌‌‍ ‌‍ ‍​‍‌‍‌ ​​‌‍‌‌‌ ​‍‌ ​ ‌ ​​‌‍‌‌‌‍​ ‌ ‌​‌‍‍‌‌ ‌‍‌‍‌‌​ ‌‌ ​​‌ ‌‌‌‍​‍‌‍ ​‌‍‍‌‌ ​ ‌‍‍​‌‍‌‌‌‍‌​​‍​‍‌ ‌
Przestronny balkon​​​​‌ ‍ ​‍​‍‌‍ ‌ ​‍‌‍‍‌‌‍‌ ‌‍‍‌‌‍ ‍​‍​‍​ ‍‍​‍​‍‌ ​ ‌‍​‌‌‍ ‍‌‍‍‌‌ ‌​‌ ‍‌​‍ ‍‌‍‍‌‌‍ ​‍​‍​‍ ​​‍​‍‌‍‍​‌ ​‍‌‍‌‌‌‍‌‍​‍​‍​ ‍‍​‍​‍​‍ ‌ ​ ‌ ‌​‌ ‌‌‌‍‌​‌‍‍‌‌‍ ​‍ ‌‍‍‌‌‍ ‍‌ ‌​‌‍‌‌‌‍ ‍‌ ‌​​‍ ‌‍‌‌‌‍‌​‌‍‍‌‌ ‌​​‍ ‌‍ ‌‌‍ ‌‍‌​‌‍‌‌​ ‌‌ ​​‌ ​‍‌‍‌‌‌ ​ ‌‍‌‌‌‍ ‍‌ ‌​‌‍​‌‌ ‌​‌‍‍‌‌‍ ‌‍ ‍​ ‍ ‌‍‍‌‌‍‌​​ ‌‌‍‌‍‌‍‌‍‌‍‌​​ ​​​ ​ ‌‍‌​‌‍‌‍‌‍​‌​‍ ‌​ ‌​​ ‌‌​ ​‍‌‍​ ​‍ ‌​ ‌​‌‍​‌​ ‍‌​ ​ ​‍ ‌​ ‍‌‌‍​‍​ ​​‌‍‌‌​‍ ‌​ ‌‌‌‍‌‌​ ‌​​ ‌‍​ ‌​‌‍‌‌​ ‍‌‌‍‌‍​ ‌​​ ​​‌‍​‌‌‍‌‍​ ‍ ‌ ‌​‌ ‍‌‌ ​​‌‍‌‌​ ‌‌‍‌‌‌ ​‌‌ ‌‌‌‍‍‌‌ ​​‌‍ ‌‌‍‌‌‌‍ ‍‌ ‌​‌​‍‌‌ ‌​‌‍‌‌‌‍ ‌​ ‍ ‌ ​​‌‍​‌‌ ‌​‌‍‍​​ ‌‌‍ ‍‌‍​‌‌‍ ‌‌‍‌‌​ ‌‍​‍‌‍​‌‌ ​ ‌‍‌‌‌‌‌‌‌ ​‍‌‍ ​​ ‌​‍‌‌​ ​‍‌​‌‍‌ ​ ‌ ‌​‌ ‌‌‌‍‌​‌‍‍‌‌‍ ​‍‌‍‌‍‍‌‌‍‌​​ ‌‌‍‌‍‌‍‌‍‌‍‌​​ ​​​ ​ ‌‍‌​‌‍‌‍‌‍​‌​‍ ‌​ ‌​​ ‌‌​ ​‍‌‍​ ​‍ ‌​ ‌​‌‍​‌​ ‍‌​ ​ ​‍ ‌​ ‍‌‌‍​‍​ ​​‌‍‌‌​‍ ‌​ ‌‌‌‍‌‌​ ‌​​ ‌‍​ ‌​‌‍‌‌​ ‍‌‌‍‌‍​ ‌​​ ​​‌‍​‌‌‍‌‍​‍‌‍‌ ‌​‌ ‍‌‌ ​​‌‍‌‌​ ‌‌‍‌‌‌ ​‌‌ ‌‌‌‍‍‌‌ ​​‌‍ ‌‌‍‌‌‌‍ ‍‌ ‌​‌​‍‌‌ ‌​‌‍‌‌‌‍ ‌​‍‌‍‌ ​​‌‍​‌‌ ‌​‌‍‍​​ ‌‌‍ ‍‌‍​‌‌‍ ‌‌‍‌‌​‍‌‍‌ ​​‌‍‌‌‌ ​‍‌ ​ ‌ ​​‌‍‌‌‌‍​ ‌ ‌​‌‍‍‌‌ ‌‍‌‍‌‌​ ‌‌ ​​‌ ‌‌‌‍​‍‌‍ ​‌‍‍‌‌ ​ ‌‍‍​‌‍‌‌‌‍‌​​‍​‍‌ ‌
Płytki gres, balustrady szklane​​​​‌ ‍ ​‍​‍‌‍ ‌ ​‍‌‍‍‌‌‍‌ ‌‍‍‌‌‍ ‍​‍​‍​ ‍‍​‍​‍‌ ​ ‌‍​‌‌‍ ‍‌‍‍‌‌ ‌​‌ ‍‌​‍ ‍‌‍‍‌‌‍ ​‍​‍​‍ ​​‍​‍‌‍‍​‌ ​‍‌‍‌‌‌‍‌‍​‍​‍​ ‍‍​‍​‍​‍ ‌ ​ ‌ ‌​‌ ‌‌‌‍‌​‌‍‍‌‌‍ ​‍ ‌‍‍‌‌‍ ‍‌ ‌​‌‍‌‌‌‍ ‍‌ ‌​​‍ ‌‍‌‌‌‍‌​‌‍‍‌‌ ‌​​‍ ‌‍ ‌‌‍ ‌‍‌​‌‍‌‌​ ‌‌ ​​‌ ​‍‌‍‌‌‌ ​ ‌‍‌‌‌‍ ‍‌ ‌​‌‍​‌‌ ‌​‌‍‍‌‌‍ ‌‍ ‍​ ‍ ‌‍‍‌‌‍‌​​ ‌‌‍‌‍‌‍‌‍‌‍‌​​ ​​​ ​ ‌‍‌​‌‍‌‍‌‍​‌​‍ ‌​ ‌​​ ‌‌​ ​‍‌‍​ ​‍ ‌​ ‌​‌‍​‌​ ‍‌​ ​ ​‍ ‌​ ‍‌‌‍​‍​ ​​‌‍‌‌​‍ ‌​ ‌‌‌‍‌‌​ ‌​​ ‌‍​ ‌​‌‍‌‌​ ‍‌‌‍‌‍​ ‌​​ ​​‌‍​‌‌‍‌‍​ ‍ ‌ ‌​‌ ‍‌‌ ​​‌‍‌‌​ ‌‌‍‌‌‌ ​‌‌ ‌‌‌‍‍‌‌ ​​‌‍ ‌‌‍‌‌‌‍ ‍‌ ‌​‌​‍‌‌ ‌​‌‍‌‌‌‍ ‌​ ‍ ‌ ​​‌‍​‌‌ ‌​‌‍‍​​ ‌‌‍‌​‌‍‌‌‌ ​ ‌‍​ ‌ ​‍‌‍‍‌‌ ​​‌ ‌​‌‍‍‌‌‍ ‌‍ ‍​ ‌‍​‍‌‍​‌‌ ​ ‌‍‌‌‌‌‌‌‌ ​‍‌‍ ​​ ‌​‍‌‌​ ​‍‌​‌‍‌ ​ ‌ ‌​‌ ‌‌‌‍‌​‌‍‍‌‌‍ ​‍‌‍‌‍‍‌‌‍‌​​ ‌‌‍‌‍‌‍‌‍‌‍‌​​ ​​​ ​ ‌‍‌​‌‍‌‍‌‍​‌​‍ ‌​ ‌​​ ‌‌​ ​‍‌‍​ ​‍ ‌​ ‌​‌‍​‌​ ‍‌​ ​ ​‍ ‌​ ‍‌‌‍​‍​ ​​‌‍‌‌​‍ ‌​ ‌‌‌‍‌‌​ ‌​​ ‌‍​ ‌​‌‍‌‌​ ‍‌‌‍‌‍​ ‌​​ ​​‌‍​‌‌‍‌‍​‍‌‍‌ ‌​‌ ‍‌‌ ​​‌‍‌‌​ ‌‌‍‌‌‌ ​‌‌ ‌‌‌‍‍‌‌ ​​‌‍ ‌‌‍‌‌‌‍ ‍‌ ‌​‌​‍‌‌ ‌​‌‍‌‌‌‍ ‌​‍‌‍‌ ​​‌‍​‌‌ ‌​‌‍‍​​ ‌‌‍‌​‌‍‌‌‌ ​ ‌‍​ ‌ ​‍‌‍‍‌‌ ​​‌ ‌​‌‍‍‌‌‍ ‌‍ ‍​‍‌‍‌ ​​‌‍‌‌‌ ​‍‌ ​ ‌ ​​‌‍‌‌‌‍​ ‌ ‌​‌‍‍‌‌ ‌‍‌‍‌‌​ ‌‌ ​​‌ ‌‌‌‍​‍‌‍ ​‌‍‍‌‌ ​ ‌‍‍​‌‍‌‌‌‍‌​​‍​‍‌ ‌
Drzwi RC2​​​​‌ ‍ ​‍​‍‌‍ ‌ ​‍‌‍‍‌‌‍‌ ‌‍‍‌‌‍ ‍​‍​‍​ ‍‍​‍​‍‌ ​ ‌‍​‌‌‍ ‍‌‍‍‌‌ ‌​‌ ‍‌​‍ ‍‌‍‍‌‌‍ ​‍​‍​‍ ​​‍​‍‌‍‍​‌ ​‍‌‍‌‌‌‍‌‍​‍​‍​ ‍‍​‍​‍​‍ ‌ ​ ‌ ‌​‌ ‌‌‌‍‌​‌‍‍‌‌‍ ​‍ ‌‍‍‌‌‍ ‍‌ ‌​‌‍‌‌‌‍ ‍‌ ‌​​‍ ‌‍‌‌‌‍‌​‌‍‍‌‌ ‌​​‍ ‌‍ ‌‌‍ ‌‍‌​‌‍‌‌​ ‌‌ ​​‌ ​‍‌‍‌‌‌ ​ ‌‍‌‌‌‍ ‍‌ ‌​‌‍​‌‌ ‌​‌‍‍‌‌‍ ‌‍ ‍​ ‍ ‌‍‍‌‌‍‌​​ ‌​ ​‍‌‍‌‌​ ‌​​ ‍‌‌‍​ ‌‍‌‍‌‍‌‌​ ‌‌​‍ ‌​ ​‌​ ​‍​ ‍​​ ‌​​‍ ‌​ ‌​​ ​‌‌‍​ ​ ‍‌​‍ ‌​ ‍‌​ ​‍​ ​‍‌‍‌‍​‍ ‌‌‍​‌‌‍​‍​ ‌‌​ ​‍‌‍​ ​ ‌ ​ ​​‌‍‌‍‌‍‌‍​ ‌ ​ ​ ​ ​‍​ ‍ ‌ ‌​‌ ‍‌‌ ​​‌‍‌‌​ ‌‌‍‌‌‌ ​‌‌ ‌‌‌‍‍‌‌ ​​‌‍ ‌‌‍‌‌‌‍ ‍‌ ‌​‌​‍‌‌ ‌​‌‍‌‌‌‍ ‌​ ‍ ‌ ​​‌‍​‌‌ ‌​‌‍‍​​ ‌‌‍ ‍‌‍​‌‌‍ ‌‌‍‌‌​ ‌‍​‍‌‍​‌‌ ​ ‌‍‌‌‌‌‌‌‌ ​‍‌‍ ​​ ‌​‍‌‌​ ​‍‌​‌‍‌ ​ ‌ ‌​‌ ‌‌‌‍‌​‌‍‍‌‌‍ ​‍‌‍‌‍‍‌‌‍‌​​ ‌​ ​‍‌‍‌‌​ ‌​​ ‍‌‌‍​ ‌‍‌‍‌‍‌‌​ ‌‌​‍ ‌​ ​‌​ ​‍​ ‍​​ ‌​​‍ ‌​ ‌​​ ​‌‌‍​ ​ ‍‌​‍ ‌​ ‍‌​ ​‍​ ​‍‌‍‌‍​‍ ‌‌‍​‌‌‍​‍​ ‌‌​ ​‍‌‍​ ​ ‌ ​ ​​‌‍‌‍‌‍‌‍​ ‌ ​ ​ ​ ​‍​‍‌‍‌ ‌​‌ ‍‌‌ ​​‌‍‌‌​ ‌‌‍‌‌‌ ​‌‌ ‌‌‌‍‍‌‌ ​​‌‍ ‌‌‍‌‌‌‍ ‍‌ ‌​‌​‍‌‌ ‌​‌‍‌‌‌‍ ‌​‍‌‍‌ ​​‌‍​‌‌ ‌​‌‍‍​​ ‌‌‍ ‍‌‍​‌‌‍ ‌‌‍‌‌​‍‌‍‌ ​​‌‍‌‌‌ ​‍‌ ​ ‌ ​​‌‍‌‌‌‍​ ‌ ‌​‌‍‍‌‌ ‌‍‌‍‌‌​ ‌‌ ​​‌ ‌‌‌‍​‍‌‍ ​‌‍‍‌‌ ​ ‌‍‍​‌‍‌‌‌‍‌​​‍​‍‌ ‌
Antywłamaniowe, wyciszone​​​​‌ ‍ ​‍​‍‌‍ ‌ ​‍‌‍‍‌‌‍‌ ‌‍‍‌‌‍ ‍​‍​‍​ ‍‍​‍​‍‌ ​ ‌‍​‌‌‍ ‍‌‍‍‌‌ ‌​‌ ‍‌​‍ ‍‌‍‍‌‌‍ ​‍​‍​‍ ​​‍​‍‌‍‍​‌ ​‍‌‍‌‌‌‍‌‍​‍​‍​ ‍‍​‍​‍​‍ ‌ ​ ‌ ‌​‌ ‌‌‌‍‌​‌‍‍‌‌‍ ​‍ ‌‍‍‌‌‍ ‍‌ ‌​‌‍‌‌‌‍ ‍‌ ‌​​‍ ‌‍‌‌‌‍‌​‌‍‍‌‌ ‌​​‍ ‌‍ ‌‌‍ ‌‍‌​‌‍‌‌​ ‌‌ ​​‌ ​‍‌‍‌‌‌ ​ ‌‍‌‌‌‍ ‍‌ ‌​‌‍​‌‌ ‌​‌‍‍‌‌‍ ‌‍ ‍​ ‍ ‌‍‍‌‌‍‌​​ ‌​ ​‍‌‍‌‌​ ‌​​ ‍‌‌‍​ ‌‍‌‍‌‍‌‌​ ‌‌​‍ ‌​ ​‌​ ​‍​ ‍​​ ‌​​‍ ‌​ ‌​​ ​‌‌‍​ ​ ‍‌​‍ ‌​ ‍‌​ ​‍​ ​‍‌‍‌‍​‍ ‌‌‍​‌‌‍​‍​ ‌‌​ ​‍‌‍​ ​ ‌ ​ ​​‌‍‌‍‌‍‌‍​ ‌ ​ ​ ​ ​‍​ ‍ ‌ ‌​‌ ‍‌‌ ​​‌‍‌‌​ ‌‌‍‌‌‌ ​‌‌ ‌‌‌‍‍‌‌ ​​‌‍ ‌‌‍‌‌‌‍ ‍‌ ‌​‌​‍‌‌ ‌​‌‍‌‌‌‍ ‌​ ‍ ‌ ​​‌‍​‌‌ ‌​‌‍‍​​ ‌‌‍‌​‌‍‌‌‌ ​ ‌‍​ ‌ ​‍‌‍‍‌‌ ​​‌ ‌​‌‍‍‌‌‍ ‌‍ ‍​ ‌‍​‍‌‍​‌‌ ​ ‌‍‌‌‌‌‌‌‌ ​‍‌‍ ​​ ‌​‍‌‌​ ​‍‌​‌‍‌ ​ ‌ ‌​‌ ‌‌‌‍‌​‌‍‍‌‌‍ ​‍‌‍‌‍‍‌‌‍‌​​ ‌​ ​‍‌‍‌‌​ ‌​​ ‍‌‌‍​ ‌‍‌‍‌‍‌‌​ ‌‌​‍ ‌​ ​‌​ ​‍​ ‍​​ ‌​​‍ ‌​ ‌​​ ​‌‌‍​ ​ ‍‌​‍ ‌​ ‍‌​ ​‍​ ​‍‌‍‌‍​‍ ‌‌‍​‌‌‍​‍​ ‌‌​ ​‍‌‍​ ​ ‌ ​ ​​‌‍‌‍‌‍‌‍​ ‌ ​ ​ ​ ​‍​‍‌‍‌ ‌​‌ ‍‌‌ ​​‌‍‌‌​ ‌‌‍‌‌‌ ​‌‌ ‌‌‌‍‍‌‌ ​​‌‍ ‌‌‍‌‌‌‍ ‍‌ ‌​‌​‍‌‌ ‌​‌‍‌‌‌‍ ‌​‍‌‍‌ ​​‌‍​‌‌ ‌​‌‍‍​​ ‌‌‍‌​‌‍‌‌‌ ​ ‌‍​ ‌ ​‍‌‍‍‌‌ ​​‌ ‌​‌‍‍‌‌‍ ‌‍ ‍​‍‌‍‌ ​​‌‍‌‌‌ ​‍‌ ​ ‌ ​​‌‍‌‌‌‍​ ‌ ‌​‌‍‍‌‌ ‌‍‌‍‌‌​ ‌‌ ​​‌ ‌‌‌‍​‍‌‍ ​‌‍‍‌‌ ​ ‌‍‍​‌‍‌‌‌‍‌​​‍​‍‌ ‌
Komórka lokatorska​​​​‌ ‍ ​‍​‍‌‍ ‌ ​‍‌‍‍‌‌‍‌ ‌‍‍‌‌‍ ‍​‍​‍​ ‍‍​‍​‍‌ ​ ‌‍​‌‌‍ ‍‌‍‍‌‌ ‌​‌ ‍‌​‍ ‍‌‍‍‌‌‍ ​‍​‍​‍ ​​‍​‍‌‍‍​‌ ​‍‌‍‌‌‌‍‌‍​‍​‍​ ‍‍​‍​‍​‍ ‌ ​ ‌ ‌​‌ ‌‌‌‍‌​‌‍‍‌‌‍ ​‍ ‌‍‍‌‌‍ ‍‌ ‌​‌‍‌‌‌‍ ‍‌ ‌​​‍ ‌‍‌‌‌‍‌​‌‍‍‌‌ ‌​​‍ ‌‍ ‌‌‍ ‌‍‌​‌‍‌‌​ ‌‌ ​​‌ ​‍‌‍‌‌‌ ​ ‌‍‌‌‌‍ ‍‌ ‌​‌‍​‌‌ ‌​‌‍‍‌‌‍ ‌‍ ‍​ ‍ ‌‍‍‌‌‍‌​​ ‌​ ‌‌​ ‌‌​ ​‌​ ‌‌‌‍​‌​ ​​​ ‌‍​ ​‍​‍ ‌​ ‍‌‌‍​ ​ ​‌​ ​​​‍ ‌​ ‌​‌‍‌‌​ ​​​ ‌‍​‍ ‌​ ‍​‌‍​‌​ ‌‌‌‍‌‍​‍ ‌​ ​ ​ ​​​ ‌‍​ ‌​​ ​​​ ​‍‌‍‌‌​ ‌‍​ ‌‍‌‍‌​​ ​‍‌‍​‌​ ‍ ‌ ‌​‌ ‍‌‌ ​​‌‍‌‌​ ‌‌‍‌‌‌ ​‌‌ ‌‌‌‍‍‌‌ ​​‌‍ ‌‌‍‌‌‌‍ ‍‌ ‌​‌​‍‌‌ ‌​‌‍‌‌‌‍ ‌​ ‍ ‌ ​​‌‍​‌‌ ‌​‌‍‍​​ ‌‌‍ ‍‌‍​‌‌‍ ‌‌‍‌‌​ ‌‍​‍‌‍​‌‌ ​ ‌‍‌‌‌‌‌‌‌ ​‍‌‍ ​​ ‌​‍‌‌​ ​‍‌​‌‍‌ ​ ‌ ‌​‌ ‌‌‌‍‌​‌‍‍‌‌‍ ​‍‌‍‌‍‍‌‌‍‌​​ ‌​ ‌‌​ ‌‌​ ​‌​ ‌‌‌‍​‌​ ​​​ ‌‍​ ​‍​‍ ‌​ ‍‌‌‍​ ​ ​‌​ ​​​‍ ‌​ ‌​‌‍‌‌​ ​​​ ‌‍​‍ ‌​ ‍​‌‍​‌​ ‌‌‌‍‌‍​‍ ‌​ ​ ​ ​​​ ‌‍​ ‌​​ ​​​ ​‍‌‍‌‌​ ‌‍​ ‌‍‌‍‌​​ ​‍‌‍​‌​‍‌‍‌ ‌​‌ ‍‌‌ ​​‌‍‌‌​ ‌‌‍‌‌‌ ​‌‌ ‌‌‌‍‍‌‌ ​​‌‍ ‌‌‍‌‌‌‍ ‍‌ ‌​‌​‍‌‌ ‌​‌‍‌‌‌‍ ‌​‍‌‍‌ ​​‌‍​‌‌ ‌​‌‍‍​​ ‌‌‍ ‍‌‍​‌‌‍ ‌‌‍‌‌​‍‌‍‌ ​​‌‍‌‌‌ ​‍‌ ​ ‌ ​​‌‍‌‌‌‍​ ‌ ‌​‌‍‍‌‌ ‌‍‌‍‌‌​ ‌‌ ​​‌ ‌‌‌‍​‍‌‍ ​‌‍‍‌‌ ​ ‌‍‍​‌‍‌‌‌‍‌​​‍​‍‌ ‌
Komórka lokatorska w piwnicy, wentylowane, oświetlenie LED​​​​‌ ‍ ​‍​‍‌‍ ‌ ​‍‌‍‍‌‌‍‌ ‌‍‍‌‌‍ ‍​‍​‍​ ‍‍​‍​‍‌ ​ ‌‍​‌‌‍ ‍‌‍‍‌‌ ‌​‌ ‍‌​‍ ‍‌‍‍‌‌‍ ​‍​‍​‍ ​​‍​‍‌‍‍​‌ ​‍‌‍‌‌‌‍‌‍​‍​‍​ ‍‍​‍​‍​‍ ‌ ​ ‌ ‌​‌ ‌‌‌‍‌​‌‍‍‌‌‍ ​‍ ‌‍‍‌‌‍ ‍‌ ‌​‌‍‌‌‌‍ ‍‌ ‌​​‍ ‌‍‌‌‌‍‌​‌‍‍‌‌ ‌​​‍ ‌‍ ‌‌‍ ‌‍‌​‌‍‌‌​ ‌‌ ​​‌ ​‍‌‍‌‌‌ ​ ‌‍‌‌‌‍ ‍‌ ‌​‌‍​‌‌ ‌​‌‍‍‌‌‍ ‌‍ ‍​ ‍ ‌‍‍‌‌‍‌​​ ‌​ ‌‌​ ‌‌​ ​‌​ ‌‌‌‍​‌​ ​​​ ‌‍​ ​‍​‍ ‌​ ‍‌‌‍​ ​ ​‌​ ​​​‍ ‌​ ‌​‌‍‌‌​ ​​​ ‌‍​‍ ‌​ ‍​‌‍​‌​ ‌‌‌‍‌‍​‍ ‌​ ​ ​ ​​​ ‌‍​ ‌​​ ​​​ ​‍‌‍‌‌​ ‌‍​ ‌‍‌‍‌​​ ​‍‌‍​‌​ ‍ ‌ ‌​‌ ‍‌‌ ​​‌‍‌‌​ ‌‌‍‌‌‌ ​‌‌ ‌‌‌‍‍‌‌ ​​‌‍ ‌‌‍‌‌‌‍ ‍‌ ‌​‌​‍‌‌ ‌​‌‍‌‌‌‍ ‌​ ‍ ‌ ​​‌‍​‌‌ ‌​‌‍‍​​ ‌‌‍‌​‌‍‌‌‌ ​ ‌‍​ ‌ ​‍‌‍‍‌‌ ​​‌ ‌​‌‍‍‌‌‍ ‌‍ ‍​ ‌‍​‍‌‍​‌‌ ​ ‌‍‌‌‌‌‌‌‌ ​‍‌‍ ​​ ‌​‍‌‌​ ​‍‌​‌‍‌ ​ ‌ ‌​‌ ‌‌‌‍‌​‌‍‍‌‌‍ ​‍‌‍‌‍‍‌‌‍‌​​ ‌​ ‌‌​ ‌‌​ ​‌​ ‌‌‌‍​‌​ ​​​ ‌‍​ ​‍​‍ ‌​ ‍‌‌‍​ ​ ​‌​ ​​​‍ ‌​ ‌​‌‍‌‌​ ​​​ ‌‍​‍ ‌​ ‍​‌‍​‌​ ‌‌‌‍‌‍​‍ ‌​ ​ ​ ​​​ ‌‍​ ‌​​ ​​​ ​‍‌‍‌‌​ ‌‍​ ‌‍‌‍‌​​ ​‍‌‍​‌​‍‌‍‌ ‌​‌ ‍‌‌ ​​‌‍‌‌​ ‌‌‍‌‌‌ ​‌‌ ‌‌‌‍‍‌‌ ​​‌‍ ‌‌‍‌‌‌‍ ‍‌ ‌​‌​‍‌‌ ‌​‌‍‌‌‌‍ ‌​‍‌‍‌ ​​‌‍​‌‌ ‌​‌‍‍​​ ‌‌‍‌​‌‍‌‌‌ ​ ‌‍​ ‌ ​‍‌‍‍‌‌ ​​‌ ‌​‌‍‍‌‌‍ ‌‍ ‍​‍‌‍‌ ​​‌‍‌‌‌ ​‍‌ ​ ‌ ​​‌‍‌‌‌‍​ ‌ ‌​‌‍‍‌‌ ‌‍‌‍‌‌​ ‌‌ ​​‌ ‌‌‌‍​‍‌‍ ​‌‍‍‌‌ ​ ‌‍‍​‌‍‌‌‌‍‌​​‍​‍‌ ‌